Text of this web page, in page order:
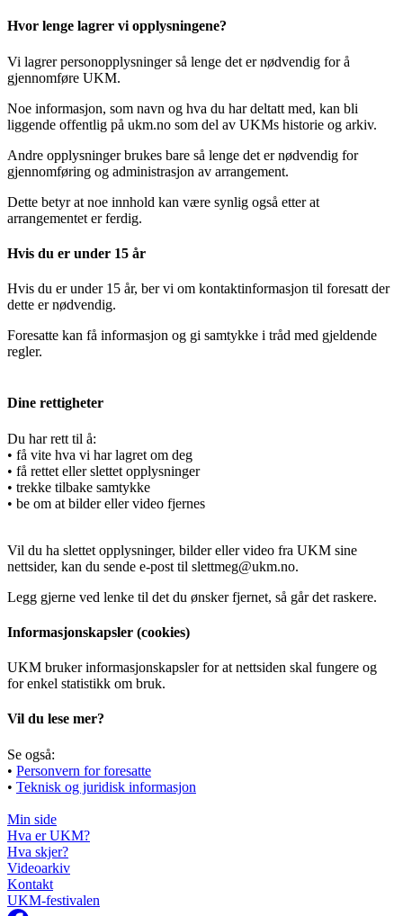
Hvor lenge lagrer vi opplysningene?​​​​‌ ‍ ​‍​‍‌‍ ‌ ​‍‌‍‍‌‌‍‌ ‌‍‍‌‌‍ ‍​‍​‍​ ‍‍​‍​‍‌ ​ ‌‍​‌‌‍ ‍‌‍‍‌‌ ‌​‌ ‍‌​‍ ‍‌‍‍‌‌‍ ​‍​‍​‍ ​​‍​‍‌‍‍​‌ ​‍‌‍‌‌‌‍‌‍​‍​‍​ ‍‍​‍​‍‌‍‍​‌ ‌​‌ ‌​‌ ​​‌ ​ ​ ‍‍​‍ ​‍ ‌ ‌‌‌‍‍ ‌‍ ‌​‍ ‍‌ ​ ‌‍​‌‌‍ ‍‌‍‍‌‌ ‌​‌ ‍‌​‍ ‍‌ ​ ‌ ‌​‌ ‌‌‌‍‌​‌‍‍‌‌‍ ​‍ ‌‍‍‌‌‍ ‍‌ ‌​‌‍‌‌‌‍ ‍‌ ‌​​‍ ‌‍‌‌‌‍‌​‌‍‍‌‌ ‌​​‍ ‌‍ ‌‌‍ ‌‍‌​‌‍‌‌​ ‌‌ ​​‌ ​‍‌‍‌‌‌ ​ ‌‍‌‌‌‍ ‍‌ ‌​‌‍​‌‌ ‌​‌‍‍‌‌‍ ‌‍ ‍​ ‍ ‌‍‍‌‌‍‌​​ ‌‌‍​‍‌‍​‌​ ‌‌​ ‍‌​ ‌‍‌‍​‌‌‍​ ​ ‌‍​‍ ‌​ ‌‍​ ‌‌​ ‌​‌‍​ ​‍ ‌​ ‌​​ ​ ​ ‌​​ ‍​​‍ ‌​ ‍‌‌‍‌‌‌‍‌‍​ ‌​​‍ ‌‌‍‌​​ ​ ​ ‍​​ ‌‌‌‍​‍‌‍‌‌‌‍​‌​ ‌‍‌‍​ ‌‍​‌​ ‌‌​ ‌​​ ‍ ‌ ‌​‌ ‍‌‌ ​​‌‍‌‌​ ‌‌ ​​‌‍​‌‌‍‌ ‌‍‌‌​ ‍ ‌ ​​‌‍​‌‌ ‌​‌‍‍​​ ‌‌ ​​‌‍​‌‌‍‌ ‌‍‌‌‌​​‍‌ ‌‌‌‍‍‌‌‍ ​‌‍‌​‌‍‌‌‌ ​‍​‍‌‌​ ‌‌‌​​‍‌‌ ‌‍‍ ‌‍‌‌‌ ‍‌​‍‌‌​ ​ ‌​‌​​‍‌‌​ ​ ‌​‌​​‍‌‌​ ​‍​ ​‍‌‍‌‌​ ​ ​ ‌​‌‍​‍‌‍​‌​ ​‍​ ​‌​ ‍​​ ‌‌​ ​​‌‍​ ​ ‌‍​‍‌‌​ ​‍​ ​‍​‍‌‌​ ‌‌‌​‌​​‍ ‍‌ ​‍‌‍‍‌‌‍​ ‌‍‍​‌‌‌​‌‍‌‌‌ ‍​‌ ‌​​‍‌‌​ ‌‌‌​​‍‌‌ ‌‍‍ ‌‍‌‌‌ ‍‌​‍‌‌​ ​ ‌​‌​​‍‌‌​ ​ ‌​‌​​‍‌‌​ ​‍​ ​‍‌‍‌​​ ​ ‌‍​‌​ ‌‍‌‍​‌​ ​‌​ ‌‍‌‍​‍​ ‍‌‌‍​‍​ ‌ ​ ‌​​‍‌‌​ ​‍​ ​‍​‍‌‌​ ‌‌‌​‌​​‍ ‍‌‍​ ‌‍‍​‌‍‍‌‌‍ ​‌‍‌​‌ ​‍‌‍‌‌‌‍ ‍​‍‌‌​ ‌‌‌​​‍‌‌ ‌‍‍ ‌‍‌‌‌ ‍‌​‍‌‌​ ​ ‌​‌​​‍‌‌​ ​ ‌​‌​​‍‌‌​ ​‍​ ​‍​ ‌‍‌‍​‍‌‍‌​​ ‌‌​ ​‌​ ​‌​ ​​​ ‍​​ ‌‍​ ‌​‌‍‌‍‌‍‌‌​‍‌‌​ ​‍​ ​‍​‍‌‌​ ‌‌‌​‌​​‍ ‍‌ ‌​‌‍‌‌‌ ‍​‌ ‌​​ ‌‍​‍‌‍​‌‌ ​ ‌‍‌‌‌‌‌‌‌ ​‍‌‍ ​​ ‌‌‍‍​‌ ‌​‌ ‌​‌ ​​‌ ​ ​‍‌‌​ ​ ‌​​‌​‍‌‌​ ​‍‌​‌‍​‍‌‌​ ​‍‌​‌‍‌ ‌‌‌‍‍ ‌‍ ‌​‍ ‍‌ ​ ‌‍​‌‌‍ ‍‌‍‍‌‌ ‌​‌ ‍‌​‍ ‍‌ ​ ‌ ‌​‌ ‌‌‌‍‌​‌‍‍‌‌‍ ​‍‌‍‌‍‍‌‌‍‌​​ ‌‌‍​‍‌‍​‌​ ‌‌​ ‍‌​ ‌‍‌‍​‌‌‍​ ​ ‌‍​‍ ‌​ ‌‍​ ‌‌​ ‌​‌‍​ ​‍ ‌​ ‌​​ ​ ​ ‌​​ ‍​​‍ ‌​ ‍‌‌‍‌‌‌‍‌‍​ ‌​​‍ ‌‌‍‌​​ ​ ​ ‍​​ ‌‌‌‍​‍‌‍‌‌‌‍​‌​ ‌‍‌‍​ ‌‍​‌​ ‌‌​ ‌​​‍‌‍‌ ‌​‌ ‍‌‌ ​​‌‍‌‌​ ‌‌ ​​‌‍​‌‌‍‌ ‌‍‌‌​‍‌‍‌ ​​‌‍​‌‌ ‌​‌‍‍​​ ‌‌ ​​‌‍​‌‌‍‌ ‌‍‌‌‌​​‍‌ ‌‌‌‍‍‌‌‍ ​‌‍‌​‌‍‌‌‌ ​‍​‍‌‌​ ‌‌‌​​‍‌‌ ‌‍‍ ‌‍‌‌‌ ‍‌​‍‌‌​ ​ ‌​‌​​‍‌‌​ ​ ‌​‌​​‍‌‌​ ​‍​ ​‍‌‍‌‌​ ​ ​ ‌​‌‍​‍‌‍​‌​ ​‍​ ​‌​ ‍​​ ‌‌​ ​​‌‍​ ​ ‌‍​‍‌‌​ ​‍​ ​‍​‍‌‌​ ‌‌‌​‌​​‍ ‍‌ ​‍‌‍‍‌‌‍​ ‌‍‍​‌‌‌​‌‍‌‌‌ ‍​‌ ‌​​‍‌‌​ ‌‌‌​​‍‌‌ ‌‍‍ ‌‍‌‌‌ ‍‌​‍‌‌​ ​ ‌​‌​​‍‌‌​ ​ ‌​‌​​‍‌‌​ ​‍​ ​‍‌‍‌​​ ​ ‌‍​‌​ ‌‍‌‍​‌​ ​‌​ ‌‍‌‍​‍​ ‍‌‌‍​‍​ ‌ ​ ‌​​‍‌‌​ ​‍​ ​‍​‍‌‌​ ‌‌‌​‌​​‍ ‍‌‍​ ‌‍‍​‌‍‍‌‌‍ ​‌‍‌​‌ ​‍‌‍‌‌‌‍ ‍​‍‌‌​ ‌‌‌​​‍‌‌ ‌‍‍ ‌‍‌‌‌ ‍‌​‍‌‌​ ​ ‌​‌​​‍‌‌​ ​ ‌​‌​​‍‌‌​ ​‍​ ​‍​ ‌‍‌‍​‍‌‍‌​​ ‌‌​ ​‌​ ​‌​ ​​​ ‍​​ ‌‍​ ‌​‌‍‌‍‌‍‌‌​‍‌‌​ ​‍​ ​‍​‍‌‌​ ‌‌‌​‌​​‍ ‍‌ ‌​‌‍‌‌‌ ‍​‌ ‌​​‍‌‍‌ ​​‌‍‌‌‌ ​‍‌ ​ ‌ ​​‌‍‌‌‌‍​ ‌ ‌​‌‍‍‌‌ ‌‍‌‍‌‌​ ‌‌ ​​‌ ‌‌‌‍​‍‌‍ ​‌‍‍‌‌ ​ ‌‍‍​‌‍‌‌‌‍‌​​‍​‍‌ ‌
Vi lagrer personopplysninger så lenge det er nødvendig for å
gjennomføre UKM.​​​​‌ ‍ ​‍​‍‌‍ ‌ ​‍‌‍‍‌‌‍‌ ‌‍‍‌‌‍ ‍​‍​‍​ ‍‍​‍​‍‌ ​ ‌‍​‌‌‍ ‍‌‍‍‌‌ ‌​‌ ‍‌​‍ ‍‌‍‍‌‌‍ ​‍​‍​‍ ​​‍​‍‌‍‍​‌ ​‍‌‍‌‌‌‍‌‍​‍​‍​ ‍‍​‍​‍‌‍‍​‌ ‌​‌ ‌​‌ ​​‌ ​ ​ ‍‍​‍ ​‍ ‌ ‌‌‌‍‍ ‌‍ ‌​‍ ‍‌ ​ ‌‍​‌‌‍ ‍‌‍‍‌‌ ‌​‌ ‍‌​‍ ‍‌ ​ ‌ ‌​‌ ‌‌‌‍‌​‌‍‍‌‌‍ ​‍ ‌‍‍‌‌‍ ‍‌ ‌​‌‍‌‌‌‍ ‍‌ ‌​​‍ ‌‍‌‌‌‍‌​‌‍‍‌‌ ‌​​‍ ‌‍ ‌‌‍ ‌‍‌​‌‍‌‌​ ‌‌ ​​‌ ​‍‌‍‌‌‌ ​ ‌‍‌‌‌‍ ‍‌ ‌​‌‍​‌‌ ‌​‌‍‍‌‌‍ ‌‍ ‍​ ‍ ‌‍‍‌‌‍‌​​ ‌‌‍​‍‌‍​‌​ ‌‌​ ‍‌​ ‌‍‌‍​‌‌‍​ ​ ‌‍​‍ ‌​ ‌‍​ ‌‌​ ‌​‌‍​ ​‍ ‌​ ‌​​ ​ ​ ‌​​ ‍​​‍ ‌​ ‍‌‌‍‌‌‌‍‌‍​ ‌​​‍ ‌‌‍‌​​ ​ ​ ‍​​ ‌‌‌‍​‍‌‍‌‌‌‍​‌​ ‌‍‌‍​ ‌‍​‌​ ‌‌​ ‌​​ ‍ ‌ ‌​‌ ‍‌‌ ​​‌‍‌‌​ ‌‌ ​​‌‍​‌‌‍‌ ‌‍‌‌​ ‍ ‌ ​​‌‍​‌‌ ‌​‌‍‍​​ ‌‌ ​​‌‍​‌‌‍‌ ‌‍‌‌‌​​‍‌ ‌‌‌‍‍‌‌‍ ​‌‍‌​‌‍‌‌‌ ​‍​‍‌‌​ ‌‌‌​​‍‌‌ ‌‍‍ ‌‍‌‌‌ ‍‌​‍‌‌​ ​ ‌​‌​​‍‌‌​ ​ ‌​‌​​‍‌‌​ ​‍​ ​‍‌‍‌‌​ ​ ​ ‌​‌‍​‍‌‍​‌​ ​‍​ ​‌​ ‍​​ ‌‌​ ​​‌‍​ ​ ‌‍​‍‌‌​ ​‍​ ​‍​‍‌‌​ ‌‌‌​‌​​‍ ‍‌ ​‍‌‍‍‌‌‍​ ‌‍‍​‌‌‌​‌‍‌‌‌ ‍​‌ ‌​​‍‌‌​ ‌‌‌​​‍‌‌ ‌‍‍ ‌‍‌‌‌ ‍‌​‍‌‌​ ​ ‌​‌​​‍‌‌​ ​ ‌​‌​​‍‌‌​ ​‍​ ​‍​ ‌ ‌‍​‌‌‍​‍‌‍‌‍​ ​‌‌‍​‍​ ‍​‌‍​ ​ ​‌​ ​ ​ ​​‌‍‌‍​‍‌‌​ ​‍​ ​‍​‍‌‌​ ‌‌‌​‌​​‍ ‍‌‍​ ‌‍‍​‌‍‍‌‌‍ ​‌‍‌​‌ ​‍‌‍‌‌‌‍ ‍​‍‌‌​ ‌‌‌​​‍‌‌ ‌‍‍ ‌‍‌‌‌ ‍‌​‍‌‌​ ​ ‌​‌​​‍‌‌​ ​ ‌​‌​​‍‌‌​ ​‍​ ​‍‌‍‌‍‌‍​‌​ ‍‌‌‍​‌​ ‌‍‌‍​‌​ ‍​‌‍​‍​ ​​‌‍​ ​ ​​‌‍‌​​‍‌‌​ ​‍​ ​‍​‍‌‌​ ‌‌‌​‌​​‍ ‍‌ ‌​‌‍‌‌‌ ‍​‌ ‌​​ ‌‍​‍‌‍​‌‌ ​ ‌‍‌‌‌‌‌‌‌ ​‍‌‍ ​​ ‌‌‍‍​‌ ‌​‌ ‌​‌ ​​‌ ​ ​‍‌‌​ ​ ‌​​‌​‍‌‌​ ​‍‌​‌‍​‍‌‌​ ​‍‌​‌‍‌ ‌‌‌‍‍ ‌‍ ‌​‍ ‍‌ ​ ‌‍​‌‌‍ ‍‌‍‍‌‌ ‌​‌ ‍‌​‍ ‍‌ ​ ‌ ‌​‌ ‌‌‌‍‌​‌‍‍‌‌‍ ​‍‌‍‌‍‍‌‌‍‌​​ ‌‌‍​‍‌‍​‌​ ‌‌​ ‍‌​ ‌‍‌‍​‌‌‍​ ​ ‌‍​‍ ‌​ ‌‍​ ‌‌​ ‌​‌‍​ ​‍ ‌​ ‌​​ ​ ​ ‌​​ ‍​​‍ ‌​ ‍‌‌‍‌‌‌‍‌‍​ ‌​​‍ ‌‌‍‌​​ ​ ​ ‍​​ ‌‌‌‍​‍‌‍‌‌‌‍​‌​ ‌‍‌‍​ ‌‍​‌​ ‌‌​ ‌​​‍‌‍‌ ‌​‌ ‍‌‌ ​​‌‍‌‌​ ‌‌ ​​‌‍​‌‌‍‌ ‌‍‌‌​‍‌‍‌ ​​‌‍​‌‌ ‌​‌‍‍​​ ‌‌ ​​‌‍​‌‌‍‌ ‌‍‌‌‌​​‍‌ ‌‌‌‍‍‌‌‍ ​‌‍‌​‌‍‌‌‌ ​‍​‍‌‌​ ‌‌‌​​‍‌‌ ‌‍‍ ‌‍‌‌‌ ‍‌​‍‌‌​ ​ ‌​‌​​‍‌‌​ ​ ‌​‌​​‍‌‌​ ​‍​ ​‍‌‍‌‌​ ​ ​ ‌​‌‍​‍‌‍​‌​ ​‍​ ​‌​ ‍​​ ‌‌​ ​​‌‍​ ​ ‌‍​‍‌‌​ ​‍​ ​‍​‍‌‌​ ‌‌‌​‌​​‍ ‍‌ ​‍‌‍‍‌‌‍​ ‌‍‍​‌‌‌​‌‍‌‌‌ ‍​‌ ‌​​‍‌‌​ ‌‌‌​​‍‌‌ ‌‍‍ ‌‍‌‌‌ ‍‌​‍‌‌​ ​ ‌​‌​​‍‌‌​ ​ ‌​‌​​‍‌‌​ ​‍​ ​‍​ ‌ ‌‍​‌‌‍​‍‌‍‌‍​ ​‌‌‍​‍​ ‍​‌‍​ ​ ​‌​ ​ ​ ​​‌‍‌‍​‍‌‌​ ​‍​ ​‍​‍‌‌​ ‌‌‌​‌​​‍ ‍‌‍​ ‌‍‍​‌‍‍‌‌‍ ​‌‍‌​‌ ​‍‌‍‌‌‌‍ ‍​‍‌‌​ ‌‌‌​​‍‌‌ ‌‍‍ ‌‍‌‌‌ ‍‌​‍‌‌​ ​ ‌​‌​​‍‌‌​ ​ ‌​‌​​‍‌‌​ ​‍​ ​‍‌‍‌‍‌‍​‌​ ‍‌‌‍​‌​ ‌‍‌‍​‌​ ‍​‌‍​‍​ ​​‌‍​ ​ ​​‌‍‌​​‍‌‌​ ​‍​ ​‍​‍‌‌​ ‌‌‌​‌​​‍ ‍‌ ‌​‌‍‌‌‌ ‍​‌ ‌​​‍‌‍‌ ​​‌‍‌‌‌ ​‍‌ ​ ‌ ​​‌‍‌‌‌‍​ ‌ ‌​‌‍‍‌‌ ‌‍‌‍‌‌​ ‌‌ ​​‌ ‌‌‌‍​‍‌‍ ​‌‍‍‌‌ ​ ‌‍‍​‌‍‌‌‌‍‌​​‍​‍‌ ‌
Noe informasjon, som navn og hva du har deltatt med, kan bli
liggende offentlig på ukm.no som del av UKMs historie og arkiv.​​​​‌ ‍ ​‍​‍‌‍ ‌ ​‍‌‍‍‌‌‍‌ ‌‍‍‌‌‍ ‍​‍​‍​ ‍‍​‍​‍‌ ​ ‌‍​‌‌‍ ‍‌‍‍‌‌ ‌​‌ ‍‌​‍ ‍‌‍‍‌‌‍ ​‍​‍​‍ ​​‍​‍‌‍‍​‌ ​‍‌‍‌‌‌‍‌‍​‍​‍​ ‍‍​‍​‍‌‍‍​‌ ‌​‌ ‌​‌ ​​‌ ​ ​ ‍‍​‍ ​‍ ‌ ‌‌‌‍‍ ‌‍ ‌​‍ ‍‌ ​ ‌‍​‌‌‍ ‍‌‍‍‌‌ ‌​‌ ‍‌​‍ ‍‌ ​ ‌ ‌​‌ ‌‌‌‍‌​‌‍‍‌‌‍ ​‍ ‌‍‍‌‌‍ ‍‌ ‌​‌‍‌‌‌‍ ‍‌ ‌​​‍ ‌‍‌‌‌‍‌​‌‍‍‌‌ ‌​​‍ ‌‍ ‌‌‍ ‌‍‌​‌‍‌‌​ ‌‌ ​​‌ ​‍‌‍‌‌‌ ​ ‌‍‌‌‌‍ ‍‌ ‌​‌‍​‌‌ ‌​‌‍‍‌‌‍ ‌‍ ‍​ ‍ ‌‍‍‌‌‍‌​​ ‌‌‍​‍‌‍​‌​ ‌‌​ ‍‌​ ‌‍‌‍​‌‌‍​ ​ ‌‍​‍ ‌​ ‌‍​ ‌‌​ ‌​‌‍​ ​‍ ‌​ ‌​​ ​ ​ ‌​​ ‍​​‍ ‌​ ‍‌‌‍‌‌‌‍‌‍​ ‌​​‍ ‌‌‍‌​​ ​ ​ ‍​​ ‌‌‌‍​‍‌‍‌‌‌‍​‌​ ‌‍‌‍​ ‌‍​‌​ ‌‌​ ‌​​ ‍ ‌ ‌​‌ ‍‌‌ ​​‌‍‌‌​ ‌‌ ​​‌‍​‌‌‍‌ ‌‍‌‌​ ‍ ‌ ​​‌‍​‌‌ ‌​‌‍‍​​ ‌‌ ​​‌‍​‌‌‍‌ ‌‍‌‌‌​​‍‌ ‌‌‌‍‍‌‌‍ ​‌‍‌​‌‍‌‌‌ ​‍​‍‌‌​ ‌‌‌​​‍‌‌ ‌‍‍ ‌‍‌‌‌ ‍‌​‍‌‌​ ​ ‌​‌​​‍‌‌​ ​ ‌​‌​​‍‌‌​ ​‍​ ​‍‌‍‌‌​ ​ ​ ‌​‌‍​‍‌‍​‌​ ​‍​ ​‌​ ‍​​ ‌‌​ ​​‌‍​ ​ ‌‍​‍‌‌​ ​‍​ ​‍​‍‌‌​ ‌‌‌​‌​​‍ ‍‌ ​‍‌‍‍‌‌‍​ ‌‍‍​‌‌‌​‌‍‌‌‌ ‍​‌ ‌​​‍‌‌​ ‌‌‌​​‍‌‌ ‌‍‍ ‌‍‌‌‌ ‍‌​‍‌‌​ ​ ‌​‌​​‍‌‌​ ​ ‌​‌​​‍‌‌​ ​‍​ ​‍‌‍​ ​ ‍​‌‍​‍‌‍‌​‌‍​ ‌‍​ ​ ​ ‌‍​‌​ ‌​‌‍‌​​ ‍​‌‍‌‌​‍‌‌​ ​‍​ ​‍​‍‌‌​ ‌‌‌​‌​​‍ ‍‌‍​ ‌‍‍​‌‍‍‌‌‍ ​‌‍‌​‌ ​‍‌‍‌‌‌‍ ‍​‍‌‌​ ‌‌‌​​‍‌‌ ‌‍‍ ‌‍‌‌‌ ‍‌​‍‌‌​ ​ ‌​‌​​‍‌‌​ ​ ‌​‌​​‍‌‌​ ​‍​ ​‍​ ‌ ‌‍‌​​ ​​​ ‌ ​ ​​​ ‌‌​ ​​​ ‍​​ ‍‌​ ‌ ‌‍‌‌​ ‌‌​‍‌‌​ ​‍​ ​‍​‍‌‌​ ‌‌‌​‌​​‍ ‍‌ ‌​‌‍‌‌‌ ‍​‌ ‌​​ ‌‍​‍‌‍​‌‌ ​ ‌‍‌‌‌‌‌‌‌ ​‍‌‍ ​​ ‌‌‍‍​‌ ‌​‌ ‌​‌ ​​‌ ​ ​‍‌‌​ ​ ‌​​‌​‍‌‌​ ​‍‌​‌‍​‍‌‌​ ​‍‌​‌‍‌ ‌‌‌‍‍ ‌‍ ‌​‍ ‍‌ ​ ‌‍​‌‌‍ ‍‌‍‍‌‌ ‌​‌ ‍‌​‍ ‍‌ ​ ‌ ‌​‌ ‌‌‌‍‌​‌‍‍‌‌‍ ​‍‌‍‌‍‍‌‌‍‌​​ ‌‌‍​‍‌‍​‌​ ‌‌​ ‍‌​ ‌‍‌‍​‌‌‍​ ​ ‌‍​‍ ‌​ ‌‍​ ‌‌​ ‌​‌‍​ ​‍ ‌​ ‌​​ ​ ​ ‌​​ ‍​​‍ ‌​ ‍‌‌‍‌‌‌‍‌‍​ ‌​​‍ ‌‌‍‌​​ ​ ​ ‍​​ ‌‌‌‍​‍‌‍‌‌‌‍​‌​ ‌‍‌‍​ ‌‍​‌​ ‌‌​ ‌​​‍‌‍‌ ‌​‌ ‍‌‌ ​​‌‍‌‌​ ‌‌ ​​‌‍​‌‌‍‌ ‌‍‌‌​‍‌‍‌ ​​‌‍​‌‌ ‌​‌‍‍​​ ‌‌ ​​‌‍​‌‌‍‌ ‌‍‌‌‌​​‍‌ ‌‌‌‍‍‌‌‍ ​‌‍‌​‌‍‌‌‌ ​‍​‍‌‌​ ‌‌‌​​‍‌‌ ‌‍‍ ‌‍‌‌‌ ‍‌​‍‌‌​ ​ ‌​‌​​‍‌‌​ ​ ‌​‌​​‍‌‌​ ​‍​ ​‍‌‍‌‌​ ​ ​ ‌​‌‍​‍‌‍​‌​ ​‍​ ​‌​ ‍​​ ‌‌​ ​​‌‍​ ​ ‌‍​‍‌‌​ ​‍​ ​‍​‍‌‌​ ‌‌‌​‌​​‍ ‍‌ ​‍‌‍‍‌‌‍​ ‌‍‍​‌‌‌​‌‍‌‌‌ ‍​‌ ‌​​‍‌‌​ ‌‌‌​​‍‌‌ ‌‍‍ ‌‍‌‌‌ ‍‌​‍‌‌​ ​ ‌​‌​​‍‌‌​ ​ ‌​‌​​‍‌‌​ ​‍​ ​‍‌‍​ ​ ‍​‌‍​‍‌‍‌​‌‍​ ‌‍​ ​ ​ ‌‍​‌​ ‌​‌‍‌​​ ‍​‌‍‌‌​‍‌‌​ ​‍​ ​‍​‍‌‌​ ‌‌‌​‌​​‍ ‍‌‍​ ‌‍‍​‌‍‍‌‌‍ ​‌‍‌​‌ ​‍‌‍‌‌‌‍ ‍​‍‌‌​ ‌‌‌​​‍‌‌ ‌‍‍ ‌‍‌‌‌ ‍‌​‍‌‌​ ​ ‌​‌​​‍‌‌​ ​ ‌​‌​​‍‌‌​ ​‍​ ​‍​ ‌ ‌‍‌​​ ​​​ ‌ ​ ​​​ ‌‌​ ​​​ ‍​​ ‍‌​ ‌ ‌‍‌‌​ ‌‌​‍‌‌​ ​‍​ ​‍​‍‌‌​ ‌‌‌​‌​​‍ ‍‌ ‌​‌‍‌‌‌ ‍​‌ ‌​​‍‌‍‌ ​​‌‍‌‌‌ ​‍‌ ​ ‌ ​​‌‍‌‌‌‍​ ‌ ‌​‌‍‍‌‌ ‌‍‌‍‌‌​ ‌‌ ​​‌ ‌‌‌‍​‍‌‍ ​‌‍‍‌‌ ​ ‌‍‍​‌‍‌‌‌‍‌​​‍​‍‌ ‌
Andre opplysninger brukes bare så lenge det er nødvendig for
gjennomføring og administrasjon av arrangement.​​​​‌ ‍ ​‍​‍‌‍ ‌ ​‍‌‍‍‌‌‍‌ ‌‍‍‌‌‍ ‍​‍​‍​ ‍‍​‍​‍‌ ​ ‌‍​‌‌‍ ‍‌‍‍‌‌ ‌​‌ ‍‌​‍ ‍‌‍‍‌‌‍ ​‍​‍​‍ ​​‍​‍‌‍‍​‌ ​‍‌‍‌‌‌‍‌‍​‍​‍​ ‍‍​‍​‍‌‍‍​‌ ‌​‌ ‌​‌ ​​‌ ​ ​ ‍‍​‍ ​‍ ‌ ‌‌‌‍‍ ‌‍ ‌​‍ ‍‌ ​ ‌‍​‌‌‍ ‍‌‍‍‌‌ ‌​‌ ‍‌​‍ ‍‌ ​ ‌ ‌​‌ ‌‌‌‍‌​‌‍‍‌‌‍ ​‍ ‌‍‍‌‌‍ ‍‌ ‌​‌‍‌‌‌‍ ‍‌ ‌​​‍ ‌‍‌‌‌‍‌​‌‍‍‌‌ ‌​​‍ ‌‍ ‌‌‍ ‌‍‌​‌‍‌‌​ ‌‌ ​​‌ ​‍‌‍‌‌‌ ​ ‌‍‌‌‌‍ ‍‌ ‌​‌‍​‌‌ ‌​‌‍‍‌‌‍ ‌‍ ‍​ ‍ ‌‍‍‌‌‍‌​​ ‌‌‍​‍‌‍​‌​ ‌‌​ ‍‌​ ‌‍‌‍​‌‌‍​ ​ ‌‍​‍ ‌​ ‌‍​ ‌‌​ ‌​‌‍​ ​‍ ‌​ ‌​​ ​ ​ ‌​​ ‍​​‍ ‌​ ‍‌‌‍‌‌‌‍‌‍​ ‌​​‍ ‌‌‍‌​​ ​ ​ ‍​​ ‌‌‌‍​‍‌‍‌‌‌‍​‌​ ‌‍‌‍​ ‌‍​‌​ ‌‌​ ‌​​ ‍ ‌ ‌​‌ ‍‌‌ ​​‌‍‌‌​ ‌‌ ​​‌‍​‌‌‍‌ ‌‍‌‌​ ‍ ‌ ​​‌‍​‌‌ ‌​‌‍‍​​ ‌‌ ​​‌‍​‌‌‍‌ ‌‍‌‌‌​​‍‌ ‌‌‌‍‍‌‌‍ ​‌‍‌​‌‍‌‌‌ ​‍​‍‌‌​ ‌‌‌​​‍‌‌ ‌‍‍ ‌‍‌‌‌ ‍‌​‍‌‌​ ​ ‌​‌​​‍‌‌​ ​ ‌​‌​​‍‌‌​ ​‍​ ​‍‌‍‌‌​ ​ ​ ‌​‌‍​‍‌‍​‌​ ​‍​ ​‌​ ‍​​ ‌‌​ ​​‌‍​ ​ ‌‍​‍‌‌​ ​‍​ ​‍​‍‌‌​ ‌‌‌​‌​​‍ ‍‌ ​‍‌‍‍‌‌‍​ ‌‍‍​‌‌‌​‌‍‌‌‌ ‍​‌ ‌​​‍‌‌​ ‌‌‌​​‍‌‌ ‌‍‍ ‌‍‌‌‌ ‍‌​‍‌‌​ ​ ‌​‌​​‍‌‌​ ​ ‌​‌​​‍‌‌​ ​‍​ ​‍​ ​‍​ ‌‍​ ‌‍‌‍​ ​ ​​‌‍​‍​ ​ ​ ‍‌​ ‍‌​ ‌‌‌‍​ ‌‍​‌​‍‌‌​ ​‍​ ​‍​‍‌‌​ ‌‌‌​‌​​‍ ‍‌‍​ ‌‍‍​‌‍‍‌‌‍ ​‌‍‌​‌ ​‍‌‍‌‌‌‍ ‍​‍‌‌​ ‌‌‌​​‍‌‌ ‌‍‍ ‌‍‌‌‌ ‍‌​‍‌‌​ ​ ‌​‌​​‍‌‌​ ​ ‌​‌​​‍‌‌​ ​‍​ ​‍‌‍​‌​ ‍‌‌‍‌‌​ ‍​‌‍‌‍​ ‍‌‌‍‌‌​ ​ ‌‍‌‌​ ​‍​ ‍​‌‍‌‍​‍‌‌​ ​‍​ ​‍​‍‌‌​ ‌‌‌​‌​​‍ ‍‌ ‌​‌‍‌‌‌ ‍​‌ ‌​​ ‌‍​‍‌‍​‌‌ ​ ‌‍‌‌‌‌‌‌‌ ​‍‌‍ ​​ ‌‌‍‍​‌ ‌​‌ ‌​‌ ​​‌ ​ ​‍‌‌​ ​ ‌​​‌​‍‌‌​ ​‍‌​‌‍​‍‌‌​ ​‍‌​‌‍‌ ‌‌‌‍‍ ‌‍ ‌​‍ ‍‌ ​ ‌‍​‌‌‍ ‍‌‍‍‌‌ ‌​‌ ‍‌​‍ ‍‌ ​ ‌ ‌​‌ ‌‌‌‍‌​‌‍‍‌‌‍ ​‍‌‍‌‍‍‌‌‍‌​​ ‌‌‍​‍‌‍​‌​ ‌‌​ ‍‌​ ‌‍‌‍​‌‌‍​ ​ ‌‍​‍ ‌​ ‌‍​ ‌‌​ ‌​‌‍​ ​‍ ‌​ ‌​​ ​ ​ ‌​​ ‍​​‍ ‌​ ‍‌‌‍‌‌‌‍‌‍​ ‌​​‍ ‌‌‍‌​​ ​ ​ ‍​​ ‌‌‌‍​‍‌‍‌‌‌‍​‌​ ‌‍‌‍​ ‌‍​‌​ ‌‌​ ‌​​‍‌‍‌ ‌​‌ ‍‌‌ ​​‌‍‌‌​ ‌‌ ​​‌‍​‌‌‍‌ ‌‍‌‌​‍‌‍‌ ​​‌‍​‌‌ ‌​‌‍‍​​ ‌‌ ​​‌‍​‌‌‍‌ ‌‍‌‌‌​​‍‌ ‌‌‌‍‍‌‌‍ ​‌‍‌​‌‍‌‌‌ ​‍​‍‌‌​ ‌‌‌​​‍‌‌ ‌‍‍ ‌‍‌‌‌ ‍‌​‍‌‌​ ​ ‌​‌​​‍‌‌​ ​ ‌​‌​​‍‌‌​ ​‍​ ​‍‌‍‌‌​ ​ ​ ‌​‌‍​‍‌‍​‌​ ​‍​ ​‌​ ‍​​ ‌‌​ ​​‌‍​ ​ ‌‍​‍‌‌​ ​‍​ ​‍​‍‌‌​ ‌‌‌​‌​​‍ ‍‌ ​‍‌‍‍‌‌‍​ ‌‍‍​‌‌‌​‌‍‌‌‌ ‍​‌ ‌​​‍‌‌​ ‌‌‌​​‍‌‌ ‌‍‍ ‌‍‌‌‌ ‍‌​‍‌‌​ ​ ‌​‌​​‍‌‌​ ​ ‌​‌​​‍‌‌​ ​‍​ ​‍​ ​‍​ ‌‍​ ‌‍‌‍​ ​ ​​‌‍​‍​ ​ ​ ‍‌​ ‍‌​ ‌‌‌‍​ ‌‍​‌​‍‌‌​ ​‍​ ​‍​‍‌‌​ ‌‌‌​‌​​‍ ‍‌‍​ ‌‍‍​‌‍‍‌‌‍ ​‌‍‌​‌ ​‍‌‍‌‌‌‍ ‍​‍‌‌​ ‌‌‌​​‍‌‌ ‌‍‍ ‌‍‌‌‌ ‍‌​‍‌‌​ ​ ‌​‌​​‍‌‌​ ​ ‌​‌​​‍‌‌​ ​‍​ ​‍‌‍​‌​ ‍‌‌‍‌‌​ ‍​‌‍‌‍​ ‍‌‌‍‌‌​ ​ ‌‍‌‌​ ​‍​ ‍​‌‍‌‍​‍‌‌​ ​‍​ ​‍​‍‌‌​ ‌‌‌​‌​​‍ ‍‌ ‌​‌‍‌‌‌ ‍​‌ ‌​​‍‌‍‌ ​​‌‍‌‌‌ ​‍‌ ​ ‌ ​​‌‍‌‌‌‍​ ‌ ‌​‌‍‍‌‌ ‌‍‌‍‌‌​ ‌‌ ​​‌ ‌‌‌‍​‍‌‍ ​‌‍‍‌‌ ​ ‌‍‍​‌‍‌‌‌‍‌​​‍​‍‌ ‌
Dette betyr at noe innhold kan være synlig også etter at
arrangementet er ferdig.​​​​‌ ‍ ​‍​‍‌‍ ‌ ​‍‌‍‍‌‌‍‌ ‌‍‍‌‌‍ ‍​‍​‍​ ‍‍​‍​‍‌ ​ ‌‍​‌‌‍ ‍‌‍‍‌‌ ‌​‌ ‍‌​‍ ‍‌‍‍‌‌‍ ​‍​‍​‍ ​​‍​‍‌‍‍​‌ ​‍‌‍‌‌‌‍‌‍​‍​‍​ ‍‍​‍​‍‌‍‍​‌ ‌​‌ ‌​‌ ​​‌ ​ ​ ‍‍​‍ ​‍ ‌ ‌‌‌‍‍ ‌‍ ‌​‍ ‍‌ ​ ‌‍​‌‌‍ ‍‌‍‍‌‌ ‌​‌ ‍‌​‍ ‍‌ ​ ‌ ‌​‌ ‌‌‌‍‌​‌‍‍‌‌‍ ​‍ ‌‍‍‌‌‍ ‍‌ ‌​‌‍‌‌‌‍ ‍‌ ‌​​‍ ‌‍‌‌‌‍‌​‌‍‍‌‌ ‌​​‍ ‌‍ ‌‌‍ ‌‍‌​‌‍‌‌​ ‌‌ ​​‌ ​‍‌‍‌‌‌ ​ ‌‍‌‌‌‍ ‍‌ ‌​‌‍​‌‌ ‌​‌‍‍‌‌‍ ‌‍ ‍​ ‍ ‌‍‍‌‌‍‌​​ ‌‌‍​‍‌‍​‌​ ‌‌​ ‍‌​ ‌‍‌‍​‌‌‍​ ​ ‌‍​‍ ‌​ ‌‍​ ‌‌​ ‌​‌‍​ ​‍ ‌​ ‌​​ ​ ​ ‌​​ ‍​​‍ ‌​ ‍‌‌‍‌‌‌‍‌‍​ ‌​​‍ ‌‌‍‌​​ ​ ​ ‍​​ ‌‌‌‍​‍‌‍‌‌‌‍​‌​ ‌‍‌‍​ ‌‍​‌​ ‌‌​ ‌​​ ‍ ‌ ‌​‌ ‍‌‌ ​​‌‍‌‌​ ‌‌ ​​‌‍​‌‌‍‌ ‌‍‌‌​ ‍ ‌ ​​‌‍​‌‌ ‌​‌‍‍​​ ‌‌ ​​‌‍​‌‌‍‌ ‌‍‌‌‌​​‍‌ ‌‌‌‍‍‌‌‍ ​‌‍‌​‌‍‌‌‌ ​‍​‍‌‌​ ‌‌‌​​‍‌‌ ‌‍‍ ‌‍‌‌‌ ‍‌​‍‌‌​ ​ ‌​‌​​‍‌‌​ ​ ‌​‌​​‍‌‌​ ​‍​ ​‍‌‍‌‌​ ​ ​ ‌​‌‍​‍‌‍​‌​ ​‍​ ​‌​ ‍​​ ‌‌​ ​​‌‍​ ​ ‌‍​‍‌‌​ ​‍​ ​‍​‍‌‌​ ‌‌‌​‌​​‍ ‍‌ ​‍‌‍‍‌‌‍​ ‌‍‍​‌‌‌​‌‍‌‌‌ ‍​‌ ‌​​‍‌‌​ ‌‌‌​​‍‌‌ ‌‍‍ ‌‍‌‌‌ ‍‌​‍‌‌​ ​ ‌​‌​​‍‌‌​ ​ ‌​‌​​‍‌‌​ ​‍​ ​‍​ ‌‌​ ‌​​ ​‌​ ‌‍​ ​​‌‍‌‍‌‍‌​‌‍‌‍‌‍‌‌​ ‌ ‌‍​‍​ ‍​​‍‌‌​ ​‍​ ​‍​‍‌‌​ ‌‌‌​‌​​‍ ‍‌‍​ ‌‍‍​‌‍‍‌‌‍ ​‌‍‌​‌ ​‍‌‍‌‌‌‍ ‍​‍‌‌​ ‌‌‌​​‍‌‌ ‌‍‍ ‌‍‌‌‌ ‍‌​‍‌‌​ ​ ‌​‌​​‍‌‌​ ​ ‌​‌​​‍‌‌​ ​‍​ ​‍‌‍‌‌​ ‌‍‌‍‌‍​ ‌ ​ ‌​​ ​‌​ ‌‌​ ​‌‌‍​‌‌‍​‍​ ‌ ​ ‍‌​‍‌‌​ ​‍​ ​‍​‍‌‌​ ‌‌‌​‌​​‍ ‍‌ ‌​‌‍‌‌‌ ‍​‌ ‌​​ ‌‍​‍‌‍​‌‌ ​ ‌‍‌‌‌‌‌‌‌ ​‍‌‍ ​​ ‌‌‍‍​‌ ‌​‌ ‌​‌ ​​‌ ​ ​‍‌‌​ ​ ‌​​‌​‍‌‌​ ​‍‌​‌‍​‍‌‌​ ​‍‌​‌‍‌ ‌‌‌‍‍ ‌‍ ‌​‍ ‍‌ ​ ‌‍​‌‌‍ ‍‌‍‍‌‌ ‌​‌ ‍‌​‍ ‍‌ ​ ‌ ‌​‌ ‌‌‌‍‌​‌‍‍‌‌‍ ​‍‌‍‌‍‍‌‌‍‌​​ ‌‌‍​‍‌‍​‌​ ‌‌​ ‍‌​ ‌‍‌‍​‌‌‍​ ​ ‌‍​‍ ‌​ ‌‍​ ‌‌​ ‌​‌‍​ ​‍ ‌​ ‌​​ ​ ​ ‌​​ ‍​​‍ ‌​ ‍‌‌‍‌‌‌‍‌‍​ ‌​​‍ ‌‌‍‌​​ ​ ​ ‍​​ ‌‌‌‍​‍‌‍‌‌‌‍​‌​ ‌‍‌‍​ ‌‍​‌​ ‌‌​ ‌​​‍‌‍‌ ‌​‌ ‍‌‌ ​​‌‍‌‌​ ‌‌ ​​‌‍​‌‌‍‌ ‌‍‌‌​‍‌‍‌ ​​‌‍​‌‌ ‌​‌‍‍​​ ‌‌ ​​‌‍​‌‌‍‌ ‌‍‌‌‌​​‍‌ ‌‌‌‍‍‌‌‍ ​‌‍‌​‌‍‌‌‌ ​‍​‍‌‌​ ‌‌‌​​‍‌‌ ‌‍‍ ‌‍‌‌‌ ‍‌​‍‌‌​ ​ ‌​‌​​‍‌‌​ ​ ‌​‌​​‍‌‌​ ​‍​ ​‍‌‍‌‌​ ​ ​ ‌​‌‍​‍‌‍​‌​ ​‍​ ​‌​ ‍​​ ‌‌​ ​​‌‍​ ​ ‌‍​‍‌‌​ ​‍​ ​‍​‍‌‌​ ‌‌‌​‌​​‍ ‍‌ ​‍‌‍‍‌‌‍​ ‌‍‍​‌‌‌​‌‍‌‌‌ ‍​‌ ‌​​‍‌‌​ ‌‌‌​​‍‌‌ ‌‍‍ ‌‍‌‌‌ ‍‌​‍‌‌​ ​ ‌​‌​​‍‌‌​ ​ ‌​‌​​‍‌‌​ ​‍​ ​‍​ ‌‌​ ‌​​ ​‌​ ‌‍​ ​​‌‍‌‍‌‍‌​‌‍‌‍‌‍‌‌​ ‌ ‌‍​‍​ ‍​​‍‌‌​ ​‍​ ​‍​‍‌‌​ ‌‌‌​‌​​‍ ‍‌‍​ ‌‍‍​‌‍‍‌‌‍ ​‌‍‌​‌ ​‍‌‍‌‌‌‍ ‍​‍‌‌​ ‌‌‌​​‍‌‌ ‌‍‍ ‌‍‌‌‌ ‍‌​‍‌‌​ ​ ‌​‌​​‍‌‌​ ​ ‌​‌​​‍‌‌​ ​‍​ ​‍‌‍‌‌​ ‌‍‌‍‌‍​ ‌ ​ ‌​​ ​‌​ ‌‌​ ​‌‌‍​‌‌‍​‍​ ‌ ​ ‍‌​‍‌‌​ ​‍​ ​‍​‍‌‌​ ‌‌‌​‌​​‍ ‍‌ ‌​‌‍‌‌‌ ‍​‌ ‌​​‍‌‍‌ ​​‌‍‌‌‌ ​‍‌ ​ ‌ ​​‌‍‌‌‌‍​ ‌ ‌​‌‍‍‌‌ ‌‍‌‍‌‌​ ‌‌ ​​‌ ‌‌‌‍​‍‌‍ ​‌‍‍‌‌ ​ ‌‍‍​‌‍‌‌‌‍‌​​‍​‍‌ ‌
Hvis du er under 15 år​​​​‌ ‍ ​‍​‍‌‍ ‌ ​‍‌‍‍‌‌‍‌ ‌‍‍‌‌‍ ‍​‍​‍​ ‍‍​‍​‍‌ ​ ‌‍​‌‌‍ ‍‌‍‍‌‌ ‌​‌ ‍‌​‍ ‍‌‍‍‌‌‍ ​‍​‍​‍ ​​‍​‍‌‍‍​‌ ​‍‌‍‌‌‌‍‌‍​‍​‍​ ‍‍​‍​‍‌‍‍​‌ ‌​‌ ‌​‌ ​​‌ ​ ​ ‍‍​‍ ​‍ ‌ ‌‌‌‍‍ ‌‍ ‌​‍ ‍‌ ​ ‌‍​‌‌‍ ‍‌‍‍‌‌ ‌​‌ ‍‌​‍ ‍‌ ​ ‌ ‌​‌ ‌‌‌‍‌​‌‍‍‌‌‍ ​‍ ‌‍‍‌‌‍ ‍‌ ‌​‌‍‌‌‌‍ ‍‌ ‌​​‍ ‌‍‌‌‌‍‌​‌‍‍‌‌ ‌​​‍ ‌‍ ‌‌‍ ‌‍‌​‌‍‌‌​ ‌‌ ​​‌ ​‍‌‍‌‌‌ ​ ‌‍‌‌‌‍ ‍‌ ‌​‌‍​‌‌ ‌​‌‍‍‌‌‍ ‌‍ ‍​ ‍ ‌‍‍‌‌‍‌​​ ‌‌‍​‍‌‍​‌​ ‌‌​ ‍‌​ ‌‍‌‍​‌‌‍​ ​ ‌‍​‍ ‌​ ‌‍​ ‌‌​ ‌​‌‍​ ​‍ ‌​ ‌​​ ​ ​ ‌​​ ‍​​‍ ‌​ ‍‌‌‍‌‌‌‍‌‍​ ‌​​‍ ‌‌‍‌​​ ​ ​ ‍​​ ‌‌‌‍​‍‌‍‌‌‌‍​‌​ ‌‍‌‍​ ‌‍​‌​ ‌‌​ ‌​​ ‍ ‌ ‌​‌ ‍‌‌ ​​‌‍‌‌​ ‌‌ ​​‌‍​‌‌‍‌ ‌‍‌‌​ ‍ ‌ ​​‌‍​‌‌ ‌​‌‍‍​​ ‌‌ ​​‌‍​‌‌‍‌ ‌‍‌‌‌​​‍‌ ‌‌‌‍‍‌‌‍ ​‌‍‌​‌‍‌‌‌ ​‍​‍‌‌​ ‌‌‌​​‍‌‌ ‌‍‍ ‌‍‌‌‌ ‍‌​‍‌‌​ ​ ‌​‌​​‍‌‌​ ​ ‌​‌​​‍‌‌​ ​‍​ ​‍​ ​ ​ ‌‌​ ​‍​ ‌ ​ ‌‌​ ​‍​ ​‌‌‍‌‌​ ‌​‌‍​ ‌‍​‌​ ‍​​‍‌‌​ ​‍​ ​‍​‍‌‌​ ‌‌‌​‌​​‍ ‍‌ ​‍‌‍‍‌‌‍​ ‌‍‍​‌‌‌​‌‍‌‌‌ ‍​‌ ‌​​‍‌‌​ ‌‌‌​​‍‌‌ ‌‍‍ ‌‍‌‌‌ ‍‌​‍‌‌​ ​ ‌​‌​​‍‌‌​ ​ ‌​‌​​‍‌‌​ ​‍​ ​‍‌‍‌​​ ​ ​ ‌ ‌‍‌‌​ ‌‍‌‍​ ​ ‌‌​ ‌‍​ ‍​​ ‍‌​ ‌ ‌‍‌‌​‍‌‌​ ​‍​ ​‍​‍‌‌​ ‌‌‌​‌​​‍ ‍‌‍​ ‌‍‍​‌‍‍‌‌‍ ​‌‍‌​‌ ​‍‌‍‌‌‌‍ ‍​‍‌‌​ ‌‌‌​​‍‌‌ ‌‍‍ ‌‍‌‌‌ ‍‌​‍‌‌​ ​ ‌​‌​​‍‌‌​ ​ ‌​‌​​‍‌‌​ ​‍​ ​‍​ ‍​​ ‌​​ ​​​ ​ ​ ​ ‌‍​‍​ ‌‍‌‍‌​‌‍‌‍‌‍‌‍​ ‌‍​ ‍‌​‍‌‌​ ​‍​ ​‍​‍‌‌​ ‌‌‌​‌​​‍ ‍‌ ‌​‌‍‌‌‌ ‍​‌ ‌​​ ‌‍​‍‌‍​‌‌ ​ ‌‍‌‌‌‌‌‌‌ ​‍‌‍ ​​ ‌‌‍‍​‌ ‌​‌ ‌​‌ ​​‌ ​ ​‍‌‌​ ​ ‌​​‌​‍‌‌​ ​‍‌​‌‍​‍‌‌​ ​‍‌​‌‍‌ ‌‌‌‍‍ ‌‍ ‌​‍ ‍‌ ​ ‌‍​‌‌‍ ‍‌‍‍‌‌ ‌​‌ ‍‌​‍ ‍‌ ​ ‌ ‌​‌ ‌‌‌‍‌​‌‍‍‌‌‍ ​‍‌‍‌‍‍‌‌‍‌​​ ‌‌‍​‍‌‍​‌​ ‌‌​ ‍‌​ ‌‍‌‍​‌‌‍​ ​ ‌‍​‍ ‌​ ‌‍​ ‌‌​ ‌​‌‍​ ​‍ ‌​ ‌​​ ​ ​ ‌​​ ‍​​‍ ‌​ ‍‌‌‍‌‌‌‍‌‍​ ‌​​‍ ‌‌‍‌​​ ​ ​ ‍​​ ‌‌‌‍​‍‌‍‌‌‌‍​‌​ ‌‍‌‍​ ‌‍​‌​ ‌‌​ ‌​​‍‌‍‌ ‌​‌ ‍‌‌ ​​‌‍‌‌​ ‌‌ ​​‌‍​‌‌‍‌ ‌‍‌‌​‍‌‍‌ ​​‌‍​‌‌ ‌​‌‍‍​​ ‌‌ ​​‌‍​‌‌‍‌ ‌‍‌‌‌​​‍‌ ‌‌‌‍‍‌‌‍ ​‌‍‌​‌‍‌‌‌ ​‍​‍‌‌​ ‌‌‌​​‍‌‌ ‌‍‍ ‌‍‌‌‌ ‍‌​‍‌‌​ ​ ‌​‌​​‍‌‌​ ​ ‌​‌​​‍‌‌​ ​‍​ ​‍​ ​ ​ ‌‌​ ​‍​ ‌ ​ ‌‌​ ​‍​ ​‌‌‍‌‌​ ‌​‌‍​ ‌‍​‌​ ‍​​‍‌‌​ ​‍​ ​‍​‍‌‌​ ‌‌‌​‌​​‍ ‍‌ ​‍‌‍‍‌‌‍​ ‌‍‍​‌‌‌​‌‍‌‌‌ ‍​‌ ‌​​‍‌‌​ ‌‌‌​​‍‌‌ ‌‍‍ ‌‍‌‌‌ ‍‌​‍‌‌​ ​ ‌​‌​​‍‌‌​ ​ ‌​‌​​‍‌‌​ ​‍​ ​‍‌‍‌​​ ​ ​ ‌ ‌‍‌‌​ ‌‍‌‍​ ​ ‌‌​ ‌‍​ ‍​​ ‍‌​ ‌ ‌‍‌‌​‍‌‌​ ​‍​ ​‍​‍‌‌​ ‌‌‌​‌​​‍ ‍‌‍​ ‌‍‍​‌‍‍‌‌‍ ​‌‍‌​‌ ​‍‌‍‌‌‌‍ ‍​‍‌‌​ ‌‌‌​​‍‌‌ ‌‍‍ ‌‍‌‌‌ ‍‌​‍‌‌​ ​ ‌​‌​​‍‌‌​ ​ ‌​‌​​‍‌‌​ ​‍​ ​‍​ ‍​​ ‌​​ ​​​ ​ ​ ​ ‌‍​‍​ ‌‍‌‍‌​‌‍‌‍‌‍‌‍​ ‌‍​ ‍‌​‍‌‌​ ​‍​ ​‍​‍‌‌​ ‌‌‌​‌​​‍ ‍‌ ‌​‌‍‌‌‌ ‍​‌ ‌​​‍‌‍‌ ​​‌‍‌‌‌ ​‍‌ ​ ‌ ​​‌‍‌‌‌‍​ ‌ ‌​‌‍‍‌‌ ‌‍‌‍‌‌​ ‌‌ ​​‌ ‌‌‌‍​‍‌‍ ​‌‍‍‌‌ ​ ‌‍‍​‌‍‌‌‌‍‌​​‍​‍‌ ‌
Hvis du er under 15 år, ber vi om kontaktinformasjon til foresatt der
dette er nødvendig.​​​​‌ ‍ ​‍​‍‌‍ ‌ ​‍‌‍‍‌‌‍‌ ‌‍‍‌‌‍ ‍​‍​‍​ ‍‍​‍​‍‌ ​ ‌‍​‌‌‍ ‍‌‍‍‌‌ ‌​‌ ‍‌​‍ ‍‌‍‍‌‌‍ ​‍​‍​‍ ​​‍​‍‌‍‍​‌ ​‍‌‍‌‌‌‍‌‍​‍​‍​ ‍‍​‍​‍‌‍‍​‌ ‌​‌ ‌​‌ ​​‌ ​ ​ ‍‍​‍ ​‍ ‌ ‌‌‌‍‍ ‌‍ ‌​‍ ‍‌ ​ ‌‍​‌‌‍ ‍‌‍‍‌‌ ‌​‌ ‍‌​‍ ‍‌ ​ ‌ ‌​‌ ‌‌‌‍‌​‌‍‍‌‌‍ ​‍ ‌‍‍‌‌‍ ‍‌ ‌​‌‍‌‌‌‍ ‍‌ ‌​​‍ ‌‍‌‌‌‍‌​‌‍‍‌‌ ‌​​‍ ‌‍ ‌‌‍ ‌‍‌​‌‍‌‌​ ‌‌ ​​‌ ​‍‌‍‌‌‌ ​ ‌‍‌‌‌‍ ‍‌ ‌​‌‍​‌‌ ‌​‌‍‍‌‌‍ ‌‍ ‍​ ‍ ‌‍‍‌‌‍‌​​ ‌‌‍​‍‌‍​‌​ ‌‌​ ‍‌​ ‌‍‌‍​‌‌‍​ ​ ‌‍​‍ ‌​ ‌‍​ ‌‌​ ‌​‌‍​ ​‍ ‌​ ‌​​ ​ ​ ‌​​ ‍​​‍ ‌​ ‍‌‌‍‌‌‌‍‌‍​ ‌​​‍ ‌‌‍‌​​ ​ ​ ‍​​ ‌‌‌‍​‍‌‍‌‌‌‍​‌​ ‌‍‌‍​ ‌‍​‌​ ‌‌​ ‌​​ ‍ ‌ ‌​‌ ‍‌‌ ​​‌‍‌‌​ ‌‌ ​​‌‍​‌‌‍‌ ‌‍‌‌​ ‍ ‌ ​​‌‍​‌‌ ‌​‌‍‍​​ ‌‌ ​​‌‍​‌‌‍‌ ‌‍‌‌‌​​‍‌ ‌‌‌‍‍‌‌‍ ​‌‍‌​‌‍‌‌‌ ​‍​‍‌‌​ ‌‌‌​​‍‌‌ ‌‍‍ ‌‍‌‌‌ ‍‌​‍‌‌​ ​ ‌​‌​​‍‌‌​ ​ ‌​‌​​‍‌‌​ ​‍​ ​‍​ ​ ​ ‌‌​ ​‍​ ‌ ​ ‌‌​ ​‍​ ​‌‌‍‌‌​ ‌​‌‍​ ‌‍​‌​ ‍​​‍‌‌​ ​‍​ ​‍​‍‌‌​ ‌‌‌​‌​​‍ ‍‌ ​‍‌‍‍‌‌‍​ ‌‍‍​‌‌‌​‌‍‌‌‌ ‍​‌ ‌​​‍‌‌​ ‌‌‌​​‍‌‌ ‌‍‍ ‌‍‌‌‌ ‍‌​‍‌‌​ ​ ‌​‌​​‍‌‌​ ​ ‌​‌​​‍‌‌​ ​‍​ ​‍‌‍‌​​ ​​​ ‌ ‌‍​‌‌‍​‌​ ‌​​ ‌‌‌‍​‌​ ‍‌​ ​‌​ ​‌‌‍​‍​‍‌‌​ ​‍​ ​‍​‍‌‌​ ‌‌‌​‌​​‍ ‍‌‍​ ‌‍‍​‌‍‍‌‌‍ ​‌‍‌​‌ ​‍‌‍‌‌‌‍ ‍​‍‌‌​ ‌‌‌​​‍‌‌ ‌‍‍ ‌‍‌‌‌ ‍‌​‍‌‌​ ​ ‌​‌​​‍‌‌​ ​ ‌​‌​​‍‌‌​ ​‍​ ​‍​ ‌​‌‍‌​​ ​‍​ ‌ ​ ​‌​ ‌ ‌‍‌‌‌‍‌‍​ ​ ​ ‍​‌‍‌​​ ‍‌​‍‌‌​ ​‍​ ​‍​‍‌‌​ ‌‌‌​‌​​‍ ‍‌ ‌​‌‍‌‌‌ ‍​‌ ‌​​ ‌‍​‍‌‍​‌‌ ​ ‌‍‌‌‌‌‌‌‌ ​‍‌‍ ​​ ‌‌‍‍​‌ ‌​‌ ‌​‌ ​​‌ ​ ​‍‌‌​ ​ ‌​​‌​‍‌‌​ ​‍‌​‌‍​‍‌‌​ ​‍‌​‌‍‌ ‌‌‌‍‍ ‌‍ ‌​‍ ‍‌ ​ ‌‍​‌‌‍ ‍‌‍‍‌‌ ‌​‌ ‍‌​‍ ‍‌ ​ ‌ ‌​‌ ‌‌‌‍‌​‌‍‍‌‌‍ ​‍‌‍‌‍‍‌‌‍‌​​ ‌‌‍​‍‌‍​‌​ ‌‌​ ‍‌​ ‌‍‌‍​‌‌‍​ ​ ‌‍​‍ ‌​ ‌‍​ ‌‌​ ‌​‌‍​ ​‍ ‌​ ‌​​ ​ ​ ‌​​ ‍​​‍ ‌​ ‍‌‌‍‌‌‌‍‌‍​ ‌​​‍ ‌‌‍‌​​ ​ ​ ‍​​ ‌‌‌‍​‍‌‍‌‌‌‍​‌​ ‌‍‌‍​ ‌‍​‌​ ‌‌​ ‌​​‍‌‍‌ ‌​‌ ‍‌‌ ​​‌‍‌‌​ ‌‌ ​​‌‍​‌‌‍‌ ‌‍‌‌​‍‌‍‌ ​​‌‍​‌‌ ‌​‌‍‍​​ ‌‌ ​​‌‍​‌‌‍‌ ‌‍‌‌‌​​‍‌ ‌‌‌‍‍‌‌‍ ​‌‍‌​‌‍‌‌‌ ​‍​‍‌‌​ ‌‌‌​​‍‌‌ ‌‍‍ ‌‍‌‌‌ ‍‌​‍‌‌​ ​ ‌​‌​​‍‌‌​ ​ ‌​‌​​‍‌‌​ ​‍​ ​‍​ ​ ​ ‌‌​ ​‍​ ‌ ​ ‌‌​ ​‍​ ​‌‌‍‌‌​ ‌​‌‍​ ‌‍​‌​ ‍​​‍‌‌​ ​‍​ ​‍​‍‌‌​ ‌‌‌​‌​​‍ ‍‌ ​‍‌‍‍‌‌‍​ ‌‍‍​‌‌‌​‌‍‌‌‌ ‍​‌ ‌​​‍‌‌​ ‌‌‌​​‍‌‌ ‌‍‍ ‌‍‌‌‌ ‍‌​‍‌‌​ ​ ‌​‌​​‍‌‌​ ​ ‌​‌​​‍‌‌​ ​‍​ ​‍‌‍‌​​ ​​​ ‌ ‌‍​‌‌‍​‌​ ‌​​ ‌‌‌‍​‌​ ‍‌​ ​‌​ ​‌‌‍​‍​‍‌‌​ ​‍​ ​‍​‍‌‌​ ‌‌‌​‌​​‍ ‍‌‍​ ‌‍‍​‌‍‍‌‌‍ ​‌‍‌​‌ ​‍‌‍‌‌‌‍ ‍​‍‌‌​ ‌‌‌​​‍‌‌ ‌‍‍ ‌‍‌‌‌ ‍‌​‍‌‌​ ​ ‌​‌​​‍‌‌​ ​ ‌​‌​​‍‌‌​ ​‍​ ​‍​ ‌​‌‍‌​​ ​‍​ ‌ ​ ​‌​ ‌ ‌‍‌‌‌‍‌‍​ ​ ​ ‍​‌‍‌​​ ‍‌​‍‌‌​ ​‍​ ​‍​‍‌‌​ ‌‌‌​‌​​‍ ‍‌ ‌​‌‍‌‌‌ ‍​‌ ‌​​‍‌‍‌ ​​‌‍‌‌‌ ​‍‌ ​ ‌ ​​‌‍‌‌‌‍​ ‌ ‌​‌‍‍‌‌ ‌‍‌‍‌‌​ ‌‌ ​​‌ ‌‌‌‍​‍‌‍ ​‌‍‍‌‌ ​ ‌‍‍​‌‍‌‌‌‍‌​​‍​‍‌ ‌
Foresatte kan få informasjon og gi samtykke i tråd med gjeldende
regler.
Dine rettigheter​​​​‌ ‍ ​‍​‍‌‍ ‌ ​‍‌‍‍‌‌‍‌ ‌‍‍‌‌‍ ‍​‍​‍​ ‍‍​‍​‍‌ ​ ‌‍​‌‌‍ ‍‌‍‍‌‌ ‌​‌ ‍‌​‍ ‍‌‍‍‌‌‍ ​‍​‍​‍ ​​‍​‍‌‍‍​‌ ​‍‌‍‌‌‌‍‌‍​‍​‍​ ‍‍​‍​‍‌‍‍​‌ ‌​‌ ‌​‌ ​​‌ ​ ​ ‍‍​‍ ​‍ ‌ ‌‌‌‍‍ ‌‍ ‌​‍ ‍‌ ​ ‌‍​‌‌‍ ‍‌‍‍‌‌ ‌​‌ ‍‌​‍ ‍‌ ​ ‌ ‌​‌ ‌‌‌‍‌​‌‍‍‌‌‍ ​‍ ‌‍‍‌‌‍ ‍‌ ‌​‌‍‌‌‌‍ ‍‌ ‌​​‍ ‌‍‌‌‌‍‌​‌‍‍‌‌ ‌​​‍ ‌‍ ‌‌‍ ‌‍‌​‌‍‌‌​ ‌‌ ​​‌ ​‍‌‍‌‌‌ ​ ‌‍‌‌‌‍ ‍‌ ‌​‌‍​‌‌ ‌​‌‍‍‌‌‍ ‌‍ ‍​ ‍ ‌‍‍‌‌‍‌​​ ‌‌‍​‍‌‍​‌​ ‌‌​ ‍‌​ ‌‍‌‍​‌‌‍​ ​ ‌‍​‍ ‌​ ‌‍​ ‌‌​ ‌​‌‍​ ​‍ ‌​ ‌​​ ​ ​ ‌​​ ‍​​‍ ‌​ ‍‌‌‍‌‌‌‍‌‍​ ‌​​‍ ‌‌‍‌​​ ​ ​ ‍​​ ‌‌‌‍​‍‌‍‌‌‌‍​‌​ ‌‍‌‍​ ‌‍​‌​ ‌‌​ ‌​​ ‍ ‌ ‌​‌ ‍‌‌ ​​‌‍‌‌​ ‌‌ ​​‌‍​‌‌‍‌ ‌‍‌‌​ ‍ ‌ ​​‌‍​‌‌ ‌​‌‍‍​​ ‌‌ ​​‌‍​‌‌‍‌ ‌‍‌‌‌​​‍‌ ‌‌‌‍‍‌‌‍ ​‌‍‌​‌‍‌‌‌ ​‍​‍‌‌​ ‌‌‌​​‍‌‌ ‌‍‍ ‌‍‌‌‌ ‍‌​‍‌‌​ ​ ‌​‌​​‍‌‌​ ​ ‌​‌​​‍‌‌​ ​‍​ ​‍‌‍​‌​ ​‌‌‍​‌‌‍‌​​ ​‌​ ‍​​ ‌​‌‍‌‍​ ​‌‌‍‌​​ ​‍‌‍‌​​‍‌‌​ ​‍​ ​‍​‍‌‌​ ‌‌‌​‌​​‍ ‍‌ ​‍‌‍‍‌‌‍​ ‌‍‍​‌‌‌​‌‍‌‌‌ ‍​‌ ‌​​‍‌‌​ ‌‌‌​​‍‌‌ ‌‍‍ ‌‍‌‌‌ ‍‌​‍‌‌​ ​ ‌​‌​​‍‌‌​ ​ ‌​‌​​‍‌‌​ ​‍​ ​‍‌‍​‍‌‍​‌​ ‍‌‌‍‌‍​ ‌‌​ ‌ ‌‍‌‌​ ‍‌​ ​‍​ ‌‍​ ​‍‌‍​‌​‍‌‌​ ​‍​ ​‍​‍‌‌​ ‌‌‌​‌​​‍ ‍‌‍​ ‌‍‍​‌‍‍‌‌‍ ​‌‍‌​‌ ​‍‌‍‌‌‌‍ ‍​‍‌‌​ ‌‌‌​​‍‌‌ ‌‍‍ ‌‍‌‌‌ ‍‌​‍‌‌​ ​ ‌​‌​​‍‌‌​ ​ ‌​‌​​‍‌‌​ ​‍​ ​‍​ ‍​​ ‍​​ ​ ​ ‍​​ ​‍‌‍​‌​ ‌‌‌‍​‍​ ​​​ ‌​​ ‍​‌‍‌‍​‍‌‌​ ​‍​ ​‍​‍‌‌​ ‌‌‌​‌​​‍ ‍‌ ‌​‌‍‌‌‌ ‍​‌ ‌​​ ‌‍​‍‌‍​‌‌ ​ ‌‍‌‌‌‌‌‌‌ ​‍‌‍ ​​ ‌‌‍‍​‌ ‌​‌ ‌​‌ ​​‌ ​ ​‍‌‌​ ​ ‌​​‌​‍‌‌​ ​‍‌​‌‍​‍‌‌​ ​‍‌​‌‍‌ ‌‌‌‍‍ ‌‍ ‌​‍ ‍‌ ​ ‌‍​‌‌‍ ‍‌‍‍‌‌ ‌​‌ ‍‌​‍ ‍‌ ​ ‌ ‌​‌ ‌‌‌‍‌​‌‍‍‌‌‍ ​‍‌‍‌‍‍‌‌‍‌​​ ‌‌‍​‍‌‍​‌​ ‌‌​ ‍‌​ ‌‍‌‍​‌‌‍​ ​ ‌‍​‍ ‌​ ‌‍​ ‌‌​ ‌​‌‍​ ​‍ ‌​ ‌​​ ​ ​ ‌​​ ‍​​‍ ‌​ ‍‌‌‍‌‌‌‍‌‍​ ‌​​‍ ‌‌‍‌​​ ​ ​ ‍​​ ‌‌‌‍​‍‌‍‌‌‌‍​‌​ ‌‍‌‍​ ‌‍​‌​ ‌‌​ ‌​​‍‌‍‌ ‌​‌ ‍‌‌ ​​‌‍‌‌​ ‌‌ ​​‌‍​‌‌‍‌ ‌‍‌‌​‍‌‍‌ ​​‌‍​‌‌ ‌​‌‍‍​​ ‌‌ ​​‌‍​‌‌‍‌ ‌‍‌‌‌​​‍‌ ‌‌‌‍‍‌‌‍ ​‌‍‌​‌‍‌‌‌ ​‍​‍‌‌​ ‌‌‌​​‍‌‌ ‌‍‍ ‌‍‌‌‌ ‍‌​‍‌‌​ ​ ‌​‌​​‍‌‌​ ​ ‌​‌​​‍‌‌​ ​‍​ ​‍‌‍​‌​ ​‌‌‍​‌‌‍‌​​ ​‌​ ‍​​ ‌​‌‍‌‍​ ​‌‌‍‌​​ ​‍‌‍‌​​‍‌‌​ ​‍​ ​‍​‍‌‌​ ‌‌‌​‌​​‍ ‍‌ ​‍‌‍‍‌‌‍​ ‌‍‍​‌‌‌​‌‍‌‌‌ ‍​‌ ‌​​‍‌‌​ ‌‌‌​​‍‌‌ ‌‍‍ ‌‍‌‌‌ ‍‌​‍‌‌​ ​ ‌​‌​​‍‌‌​ ​ ‌​‌​​‍‌‌​ ​‍​ ​‍‌‍​‍‌‍​‌​ ‍‌‌‍‌‍​ ‌‌​ ‌ ‌‍‌‌​ ‍‌​ ​‍​ ‌‍​ ​‍‌‍​‌​‍‌‌​ ​‍​ ​‍​‍‌‌​ ‌‌‌​‌​​‍ ‍‌‍​ ‌‍‍​‌‍‍‌‌‍ ​‌‍‌​‌ ​‍‌‍‌‌‌‍ ‍​‍‌‌​ ‌‌‌​​‍‌‌ ‌‍‍ ‌‍‌‌‌ ‍‌​‍‌‌​ ​ ‌​‌​​‍‌‌​ ​ ‌​‌​​‍‌‌​ ​‍​ ​‍​ ‍​​ ‍​​ ​ ​ ‍​​ ​‍‌‍​‌​ ‌‌‌‍​‍​ ​​​ ‌​​ ‍​‌‍‌‍​‍‌‌​ ​‍​ ​‍​‍‌‌​ ‌‌‌​‌​​‍ ‍‌ ‌​‌‍‌‌‌ ‍​‌ ‌​​‍‌‍‌ ​​‌‍‌‌‌ ​‍‌ ​ ‌ ​​‌‍‌‌‌‍​ ‌ ‌​‌‍‍‌‌ ‌‍‌‍‌‌​ ‌‌ ​​‌ ‌‌‌‍​‍‌‍ ​‌‍‍‌‌ ​ ‌‍‍​‌‍‌‌‌‍‌​​‍​‍‌ ‌
Du har rett til å:
• få vite hva vi har lagret om deg
• få rettet eller slettet opplysninger
• trekke tilbake samtykke
• be om at bilder eller video fjernes
Vil du ha slettet opplysninger, bilder eller video fra UKM sine
nettsider, kan du sende e-post til slettmeg@ukm.no.​​​​‌ ‍ ​‍​‍‌‍ ‌ ​‍‌‍‍‌‌‍‌ ‌‍‍‌‌‍ ‍​‍​‍​ ‍‍​‍​‍‌ ​ ‌‍​‌‌‍ ‍‌‍‍‌‌ ‌​‌ ‍‌​‍ ‍‌‍‍‌‌‍ ​‍​‍​‍ ​​‍​‍‌‍‍​‌ ​‍‌‍‌‌‌‍‌‍​‍​‍​ ‍‍​‍​‍‌‍‍​‌ ‌​‌ ‌​‌ ​​‌ ​ ​ ‍‍​‍ ​‍ ‌ ‌‌‌‍‍ ‌‍ ‌​‍ ‍‌ ​ ‌‍​‌‌‍ ‍‌‍‍‌‌ ‌​‌ ‍‌​‍ ‍‌ ​ ‌ ‌​‌ ‌‌‌‍‌​‌‍‍‌‌‍ ​‍ ‌‍‍‌‌‍ ‍‌ ‌​‌‍‌‌‌‍ ‍‌ ‌​​‍ ‌‍‌‌‌‍‌​‌‍‍‌‌ ‌​​‍ ‌‍ ‌‌‍ ‌‍‌​‌‍‌‌​ ‌‌ ​​‌ ​‍‌‍‌‌‌ ​ ‌‍‌‌‌‍ ‍‌ ‌​‌‍​‌‌ ‌​‌‍‍‌‌‍ ‌‍ ‍​ ‍ ‌‍‍‌‌‍‌​​ ‌‌‍​‍‌‍​‌​ ‌‌​ ‍‌​ ‌‍‌‍​‌‌‍​ ​ ‌‍​‍ ‌​ ‌‍​ ‌‌​ ‌​‌‍​ ​‍ ‌​ ‌​​ ​ ​ ‌​​ ‍​​‍ ‌​ ‍‌‌‍‌‌‌‍‌‍​ ‌​​‍ ‌‌‍‌​​ ​ ​ ‍​​ ‌‌‌‍​‍‌‍‌‌‌‍​‌​ ‌‍‌‍​ ‌‍​‌​ ‌‌​ ‌​​ ‍ ‌ ‌​‌ ‍‌‌ ​​‌‍‌‌​ ‌‌ ​​‌‍​‌‌‍‌ ‌‍‌‌​ ‍ ‌ ​​‌‍​‌‌ ‌​‌‍‍​​ ‌‌ ​​‌‍​‌‌‍‌ ‌‍‌‌‌​​‍‌ ‌‌‌‍‍‌‌‍ ​‌‍‌​‌‍‌‌‌ ​‍​‍‌‌​ ‌‌‌​​‍‌‌ ‌‍‍ ‌‍‌‌‌ ‍‌​‍‌‌​ ​ ‌​‌​​‍‌‌​ ​ ‌​‌​​‍‌‌​ ​‍​ ​‍​ ‌‍​ ‍​​ ‌ ‌‍‌‌‌‍​‍‌‍‌‍‌‍‌‍​ ​‌​ ‍‌​ ​‍‌‍‌​‌‍‌‍​‍‌‌​ ​‍​ ​‍​‍‌‌​ ‌‌‌​‌​​‍ ‍‌ ​‍‌‍‍‌‌‍​ ‌‍‍​‌‌‌​‌‍‌‌‌ ‍​‌ ‌​​‍‌‌​ ‌‌‌​​‍‌‌ ‌‍‍ ‌‍‌‌‌ ‍‌​‍‌‌​ ​ ‌​‌​​‍‌‌​ ​ ‌​‌​​‍‌‌​ ​‍​ ​‍​ ​‌​ ​‌​ ‌​​ ‌​‌‍​ ​ ​‌​ ‌​​ ‌ ​ ‍​​ ‌​‌‍‌‌​ ‍‌​‍‌‌​ ​‍​ ​‍​‍‌‌​ ‌‌‌​‌​​‍ ‍‌‍​ ‌‍‍​‌‍‍‌‌‍ ​‌‍‌​‌ ​‍‌‍‌‌‌‍ ‍​‍‌‌​ ‌‌‌​​‍‌‌ ‌‍‍ ‌‍‌‌‌ ‍‌​‍‌‌​ ​ ‌​‌​​‍‌‌​ ​ ‌​‌​​‍‌‌​ ​‍​ ​‍​ ‌‍‌‍​‍​ ‍​​ ‌‌​ ‌‌‌‍‌‍​ ‌ ​ ​ ‌‍‌‌​ ‍​‌‍​‌​ ‍​​‍‌‌​ ​‍​ ​‍​‍‌‌​ ‌‌‌​‌​​‍ ‍‌ ‌​‌‍‌‌‌ ‍​‌ ‌​​ ‌‍​‍‌‍​‌‌ ​ ‌‍‌‌‌‌‌‌‌ ​‍‌‍ ​​ ‌‌‍‍​‌ ‌​‌ ‌​‌ ​​‌ ​ ​‍‌‌​ ​ ‌​​‌​‍‌‌​ ​‍‌​‌‍​‍‌‌​ ​‍‌​‌‍‌ ‌‌‌‍‍ ‌‍ ‌​‍ ‍‌ ​ ‌‍​‌‌‍ ‍‌‍‍‌‌ ‌​‌ ‍‌​‍ ‍‌ ​ ‌ ‌​‌ ‌‌‌‍‌​‌‍‍‌‌‍ ​‍‌‍‌‍‍‌‌‍‌​​ ‌‌‍​‍‌‍​‌​ ‌‌​ ‍‌​ ‌‍‌‍​‌‌‍​ ​ ‌‍​‍ ‌​ ‌‍​ ‌‌​ ‌​‌‍​ ​‍ ‌​ ‌​​ ​ ​ ‌​​ ‍​​‍ ‌​ ‍‌‌‍‌‌‌‍‌‍​ ‌​​‍ ‌‌‍‌​​ ​ ​ ‍​​ ‌‌‌‍​‍‌‍‌‌‌‍​‌​ ‌‍‌‍​ ‌‍​‌​ ‌‌​ ‌​​‍‌‍‌ ‌​‌ ‍‌‌ ​​‌‍‌‌​ ‌‌ ​​‌‍​‌‌‍‌ ‌‍‌‌​‍‌‍‌ ​​‌‍​‌‌ ‌​‌‍‍​​ ‌‌ ​​‌‍​‌‌‍‌ ‌‍‌‌‌​​‍‌ ‌‌‌‍‍‌‌‍ ​‌‍‌​‌‍‌‌‌ ​‍​‍‌‌​ ‌‌‌​​‍‌‌ ‌‍‍ ‌‍‌‌‌ ‍‌​‍‌‌​ ​ ‌​‌​​‍‌‌​ ​ ‌​‌​​‍‌‌​ ​‍​ ​‍​ ‌‍​ ‍​​ ‌ ‌‍‌‌‌‍​‍‌‍‌‍‌‍‌‍​ ​‌​ ‍‌​ ​‍‌‍‌​‌‍‌‍​‍‌‌​ ​‍​ ​‍​‍‌‌​ ‌‌‌​‌​​‍ ‍‌ ​‍‌‍‍‌‌‍​ ‌‍‍​‌‌‌​‌‍‌‌‌ ‍​‌ ‌​​‍‌‌​ ‌‌‌​​‍‌‌ ‌‍‍ ‌‍‌‌‌ ‍‌​‍‌‌​ ​ ‌​‌​​‍‌‌​ ​ ‌​‌​​‍‌‌​ ​‍​ ​‍​ ​‌​ ​‌​ ‌​​ ‌​‌‍​ ​ ​‌​ ‌​​ ‌ ​ ‍​​ ‌​‌‍‌‌​ ‍‌​‍‌‌​ ​‍​ ​‍​‍‌‌​ ‌‌‌​‌​​‍ ‍‌‍​ ‌‍‍​‌‍‍‌‌‍ ​‌‍‌​‌ ​‍‌‍‌‌‌‍ ‍​‍‌‌​ ‌‌‌​​‍‌‌ ‌‍‍ ‌‍‌‌‌ ‍‌​‍‌‌​ ​ ‌​‌​​‍‌‌​ ​ ‌​‌​​‍‌‌​ ​‍​ ​‍​ ‌‍‌‍​‍​ ‍​​ ‌‌​ ‌‌‌‍‌‍​ ‌ ​ ​ ‌‍‌‌​ ‍​‌‍​‌​ ‍​​‍‌‌​ ​‍​ ​‍​‍‌‌​ ‌‌‌​‌​​‍ ‍‌ ‌​‌‍‌‌‌ ‍​‌ ‌​​‍‌‍‌ ​​‌‍‌‌‌ ​‍‌ ​ ‌ ​​‌‍‌‌‌‍​ ‌ ‌​‌‍‍‌‌ ‌‍‌‍‌‌​ ‌‌ ​​‌ ‌‌‌‍​‍‌‍ ​‌‍‍‌‌ ​ ‌‍‍​‌‍‌‌‌‍‌​​‍​‍‌ ‌
Legg gjerne ved lenke til det du ønsker fjernet, så går det raskere.​​​​‌ ‍ ​‍​‍‌‍ ‌ ​‍‌‍‍‌‌‍‌ ‌‍‍‌‌‍ ‍​‍​‍​ ‍‍​‍​‍‌ ​ ‌‍​‌‌‍ ‍‌‍‍‌‌ ‌​‌ ‍‌​‍ ‍‌‍‍‌‌‍ ​‍​‍​‍ ​​‍​‍‌‍‍​‌ ​‍‌‍‌‌‌‍‌‍​‍​‍​ ‍‍​‍​‍‌‍‍​‌ ‌​‌ ‌​‌ ​​‌ ​ ​ ‍‍​‍ ​‍ ‌ ‌‌‌‍‍ ‌‍ ‌​‍ ‍‌ ​ ‌‍​‌‌‍ ‍‌‍‍‌‌ ‌​‌ ‍‌​‍ ‍‌ ​ ‌ ‌​‌ ‌‌‌‍‌​‌‍‍‌‌‍ ​‍ ‌‍‍‌‌‍ ‍‌ ‌​‌‍‌‌‌‍ ‍‌ ‌​​‍ ‌‍‌‌‌‍‌​‌‍‍‌‌ ‌​​‍ ‌‍ ‌‌‍ ‌‍‌​‌‍‌‌​ ‌‌ ​​‌ ​‍‌‍‌‌‌ ​ ‌‍‌‌‌‍ ‍‌ ‌​‌‍​‌‌ ‌​‌‍‍‌‌‍ ‌‍ ‍​ ‍ ‌‍‍‌‌‍‌​​ ‌‌‍​‍‌‍​‌​ ‌‌​ ‍‌​ ‌‍‌‍​‌‌‍​ ​ ‌‍​‍ ‌​ ‌‍​ ‌‌​ ‌​‌‍​ ​‍ ‌​ ‌​​ ​ ​ ‌​​ ‍​​‍ ‌​ ‍‌‌‍‌‌‌‍‌‍​ ‌​​‍ ‌‌‍‌​​ ​ ​ ‍​​ ‌‌‌‍​‍‌‍‌‌‌‍​‌​ ‌‍‌‍​ ‌‍​‌​ ‌‌​ ‌​​ ‍ ‌ ‌​‌ ‍‌‌ ​​‌‍‌‌​ ‌‌ ​​‌‍​‌‌‍‌ ‌‍‌‌​ ‍ ‌ ​​‌‍​‌‌ ‌​‌‍‍​​ ‌‌ ​​‌‍​‌‌‍‌ ‌‍‌‌‌​​‍‌ ‌‌‌‍‍‌‌‍ ​‌‍‌​‌‍‌‌‌ ​‍​‍‌‌​ ‌‌‌​​‍‌‌ ‌‍‍ ‌‍‌‌‌ ‍‌​‍‌‌​ ​ ‌​‌​​‍‌‌​ ​ ‌​‌​​‍‌‌​ ​‍​ ​‍​ ‌‍​ ‍​​ ‌ ‌‍‌‌‌‍​‍‌‍‌‍‌‍‌‍​ ​‌​ ‍‌​ ​‍‌‍‌​‌‍‌‍​‍‌‌​ ​‍​ ​‍​‍‌‌​ ‌‌‌​‌​​‍ ‍‌ ​‍‌‍‍‌‌‍​ ‌‍‍​‌‌‌​‌‍‌‌‌ ‍​‌ ‌​​‍‌‌​ ‌‌‌​​‍‌‌ ‌‍‍ ‌‍‌‌‌ ‍‌​‍‌‌​ ​ ‌​‌​​‍‌‌​ ​ ‌​‌​​‍‌‌​ ​‍​ ​‍​ ‍​​ ‌‍​ ​‌​ ​‌​ ‌​‌‍‌‍​ ​ ​ ‌​​ ‌‍‌‍‌‌‌‍‌​​ ​ ​‍‌‌​ ​‍​ ​‍​‍‌‌​ ‌‌‌​‌​​‍ ‍‌‍​ ‌‍‍​‌‍‍‌‌‍ ​‌‍‌​‌ ​‍‌‍‌‌‌‍ ‍​‍‌‌​ ‌‌‌​​‍‌‌ ‌‍‍ ‌‍‌‌‌ ‍‌​‍‌‌​ ​ ‌​‌​​‍‌‌​ ​ ‌​‌​​‍‌‌​ ​‍​ ​‍‌‍‌‌​ ​ ​ ‍‌​ ‌​‌‍‌‍​ ‌​‌‍​‌​ ‌​​ ‌‌​ ‍​‌‍​‌‌‍​‍​‍‌‌​ ​‍​ ​‍​‍‌‌​ ‌‌‌​‌​​‍ ‍‌ ‌​‌‍‌‌‌ ‍​‌ ‌​​ ‌‍​‍‌‍​‌‌ ​ ‌‍‌‌‌‌‌‌‌ ​‍‌‍ ​​ ‌‌‍‍​‌ ‌​‌ ‌​‌ ​​‌ ​ ​‍‌‌​ ​ ‌​​‌​‍‌‌​ ​‍‌​‌‍​‍‌‌​ ​‍‌​‌‍‌ ‌‌‌‍‍ ‌‍ ‌​‍ ‍‌ ​ ‌‍​‌‌‍ ‍‌‍‍‌‌ ‌​‌ ‍‌​‍ ‍‌ ​ ‌ ‌​‌ ‌‌‌‍‌​‌‍‍‌‌‍ ​‍‌‍‌‍‍‌‌‍‌​​ ‌‌‍​‍‌‍​‌​ ‌‌​ ‍‌​ ‌‍‌‍​‌‌‍​ ​ ‌‍​‍ ‌​ ‌‍​ ‌‌​ ‌​‌‍​ ​‍ ‌​ ‌​​ ​ ​ ‌​​ ‍​​‍ ‌​ ‍‌‌‍‌‌‌‍‌‍​ ‌​​‍ ‌‌‍‌​​ ​ ​ ‍​​ ‌‌‌‍​‍‌‍‌‌‌‍​‌​ ‌‍‌‍​ ‌‍​‌​ ‌‌​ ‌​​‍‌‍‌ ‌​‌ ‍‌‌ ​​‌‍‌‌​ ‌‌ ​​‌‍​‌‌‍‌ ‌‍‌‌​‍‌‍‌ ​​‌‍​‌‌ ‌​‌‍‍​​ ‌‌ ​​‌‍​‌‌‍‌ ‌‍‌‌‌​​‍‌ ‌‌‌‍‍‌‌‍ ​‌‍‌​‌‍‌‌‌ ​‍​‍‌‌​ ‌‌‌​​‍‌‌ ‌‍‍ ‌‍‌‌‌ ‍‌​‍‌‌​ ​ ‌​‌​​‍‌‌​ ​ ‌​‌​​‍‌‌​ ​‍​ ​‍​ ‌‍​ ‍​​ ‌ ‌‍‌‌‌‍​‍‌‍‌‍‌‍‌‍​ ​‌​ ‍‌​ ​‍‌‍‌​‌‍‌‍​‍‌‌​ ​‍​ ​‍​‍‌‌​ ‌‌‌​‌​​‍ ‍‌ ​‍‌‍‍‌‌‍​ ‌‍‍​‌‌‌​‌‍‌‌‌ ‍​‌ ‌​​‍‌‌​ ‌‌‌​​‍‌‌ ‌‍‍ ‌‍‌‌‌ ‍‌​‍‌‌​ ​ ‌​‌​​‍‌‌​ ​ ‌​‌​​‍‌‌​ ​‍​ ​‍​ ‍​​ ‌‍​ ​‌​ ​‌​ ‌​‌‍‌‍​ ​ ​ ‌​​ ‌‍‌‍‌‌‌‍‌​​ ​ ​‍‌‌​ ​‍​ ​‍​‍‌‌​ ‌‌‌​‌​​‍ ‍‌‍​ ‌‍‍​‌‍‍‌‌‍ ​‌‍‌​‌ ​‍‌‍‌‌‌‍ ‍​‍‌‌​ ‌‌‌​​‍‌‌ ‌‍‍ ‌‍‌‌‌ ‍‌​‍‌‌​ ​ ‌​‌​​‍‌‌​ ​ ‌​‌​​‍‌‌​ ​‍​ ​‍‌‍‌‌​ ​ ​ ‍‌​ ‌​‌‍‌‍​ ‌​‌‍​‌​ ‌​​ ‌‌​ ‍​‌‍​‌‌‍​‍​‍‌‌​ ​‍​ ​‍​‍‌‌​ ‌‌‌​‌​​‍ ‍‌ ‌​‌‍‌‌‌ ‍​‌ ‌​​‍‌‍‌ ​​‌‍‌‌‌ ​‍‌ ​ ‌ ​​‌‍‌‌‌‍​ ‌ ‌​‌‍‍‌‌ ‌‍‌‍‌‌​ ‌‌ ​​‌ ‌‌‌‍​‍‌‍ ​‌‍‍‌‌ ​ ‌‍‍​‌‍‌‌‌‍‌​​‍​‍‌ ‌
Informasjonskapsler (cookies)​​​​‌ ‍ ​‍​‍‌‍ ‌ ​‍‌‍‍‌‌‍‌ ‌‍‍‌‌‍ ‍​‍​‍​ ‍‍​‍​‍‌ ​ ‌‍​‌‌‍ ‍‌‍‍‌‌ ‌​‌ ‍‌​‍ ‍‌‍‍‌‌‍ ​‍​‍​‍ ​​‍​‍‌‍‍​‌ ​‍‌‍‌‌‌‍‌‍​‍​‍​ ‍‍​‍​‍‌‍‍​‌ ‌​‌ ‌​‌ ​​‌ ​ ​ ‍‍​‍ ​‍ ‌ ‌‌‌‍‍ ‌‍ ‌​‍ ‍‌ ​ ‌‍​‌‌‍ ‍‌‍‍‌‌ ‌​‌ ‍‌​‍ ‍‌ ​ ‌ ‌​‌ ‌‌‌‍‌​‌‍‍‌‌‍ ​‍ ‌‍‍‌‌‍ ‍‌ ‌​‌‍‌‌‌‍ ‍‌ ‌​​‍ ‌‍‌‌‌‍‌​‌‍‍‌‌ ‌​​‍ ‌‍ ‌‌‍ ‌‍‌​‌‍‌‌​ ‌‌ ​​‌ ​‍‌‍‌‌‌ ​ ‌‍‌‌‌‍ ‍‌ ‌​‌‍​‌‌ ‌​‌‍‍‌‌‍ ‌‍ ‍​ ‍ ‌‍‍‌‌‍‌​​ ‌‌‍​‍‌‍​‌​ ‌‌​ ‍‌​ ‌‍‌‍​‌‌‍​ ​ ‌‍​‍ ‌​ ‌‍​ ‌‌​ ‌​‌‍​ ​‍ ‌​ ‌​​ ​ ​ ‌​​ ‍​​‍ ‌​ ‍‌‌‍‌‌‌‍‌‍​ ‌​​‍ ‌‌‍‌​​ ​ ​ ‍​​ ‌‌‌‍​‍‌‍‌‌‌‍​‌​ ‌‍‌‍​ ‌‍​‌​ ‌‌​ ‌​​ ‍ ‌ ‌​‌ ‍‌‌ ​​‌‍‌‌​ ‌‌ ​​‌‍​‌‌‍‌ ‌‍‌‌​ ‍ ‌ ​​‌‍​‌‌ ‌​‌‍‍​​ ‌‌ ​​‌‍​‌‌‍‌ ‌‍‌‌‌​​‍‌ ‌‌‌‍‍‌‌‍ ​‌‍‌​‌‍‌‌‌ ​‍​‍‌‌​ ‌‌‌​​‍‌‌ ‌‍‍ ‌‍‌‌‌ ‍‌​‍‌‌​ ​ ‌​‌​​‍‌‌​ ​ ‌​‌​​‍‌‌​ ​‍​ ​‍‌‍‌​​ ‌‍‌‍​‍‌‍‌‍‌‍​‍​ ‌‌​ ​​‌‍‌‌​ ‌‌‌‍‌​‌‍‌‍​ ‍‌​‍‌‌​ ​‍​ ​‍​‍‌‌​ ‌‌‌​‌​​‍ ‍‌ ​‍‌‍‍‌‌‍​ ‌‍‍​‌‌‌​‌‍‌‌‌ ‍​‌ ‌​​‍‌‌​ ‌‌‌​​‍‌‌ ‌‍‍ ‌‍‌‌‌ ‍‌​‍‌‌​ ​ ‌​‌​​‍‌‌​ ​ ‌​‌​​‍‌‌​ ​‍​ ​‍​ ‌‍‌‍‌‌​ ​‍​ ​‍​ ​​​ ​​​ ​ ​ ‌ ​ ​‍​ ​ ​ ‌‌​ ​‍​‍‌‌​ ​‍​ ​‍​‍‌‌​ ‌‌‌​‌​​‍ ‍‌‍​ ‌‍‍​‌‍‍‌‌‍ ​‌‍‌​‌ ​‍‌‍‌‌‌‍ ‍​‍‌‌​ ‌‌‌​​‍‌‌ ‌‍‍ ‌‍‌‌‌ ‍‌​‍‌‌​ ​ ‌​‌​​‍‌‌​ ​ ‌​‌​​‍‌‌​ ​‍​ ​‍‌‍​‌‌‍​ ‌‍‌‍​ ​‍​ ‌​‌‍​‍​ ​‍‌‍‌‌‌‍‌‍​ ‌‌‌‍​‌‌‍​‍​‍‌‌​ ​‍​ ​‍​‍‌‌​ ‌‌‌​‌​​‍ ‍‌ ‌​‌‍‌‌‌ ‍​‌ ‌​​ ‌‍​‍‌‍​‌‌ ​ ‌‍‌‌‌‌‌‌‌ ​‍‌‍ ​​ ‌‌‍‍​‌ ‌​‌ ‌​‌ ​​‌ ​ ​‍‌‌​ ​ ‌​​‌​‍‌‌​ ​‍‌​‌‍​‍‌‌​ ​‍‌​‌‍‌ ‌‌‌‍‍ ‌‍ ‌​‍ ‍‌ ​ ‌‍​‌‌‍ ‍‌‍‍‌‌ ‌​‌ ‍‌​‍ ‍‌ ​ ‌ ‌​‌ ‌‌‌‍‌​‌‍‍‌‌‍ ​‍‌‍‌‍‍‌‌‍‌​​ ‌‌‍​‍‌‍​‌​ ‌‌​ ‍‌​ ‌‍‌‍​‌‌‍​ ​ ‌‍​‍ ‌​ ‌‍​ ‌‌​ ‌​‌‍​ ​‍ ‌​ ‌​​ ​ ​ ‌​​ ‍​​‍ ‌​ ‍‌‌‍‌‌‌‍‌‍​ ‌​​‍ ‌‌‍‌​​ ​ ​ ‍​​ ‌‌‌‍​‍‌‍‌‌‌‍​‌​ ‌‍‌‍​ ‌‍​‌​ ‌‌​ ‌​​‍‌‍‌ ‌​‌ ‍‌‌ ​​‌‍‌‌​ ‌‌ ​​‌‍​‌‌‍‌ ‌‍‌‌​‍‌‍‌ ​​‌‍​‌‌ ‌​‌‍‍​​ ‌‌ ​​‌‍​‌‌‍‌ ‌‍‌‌‌​​‍‌ ‌‌‌‍‍‌‌‍ ​‌‍‌​‌‍‌‌‌ ​‍​‍‌‌​ ‌‌‌​​‍‌‌ ‌‍‍ ‌‍‌‌‌ ‍‌​‍‌‌​ ​ ‌​‌​​‍‌‌​ ​ ‌​‌​​‍‌‌​ ​‍​ ​‍‌‍‌​​ ‌‍‌‍​‍‌‍‌‍‌‍​‍​ ‌‌​ ​​‌‍‌‌​ ‌‌‌‍‌​‌‍‌‍​ ‍‌​‍‌‌​ ​‍​ ​‍​‍‌‌​ ‌‌‌​‌​​‍ ‍‌ ​‍‌‍‍‌‌‍​ ‌‍‍​‌‌‌​‌‍‌‌‌ ‍​‌ ‌​​‍‌‌​ ‌‌‌​​‍‌‌ ‌‍‍ ‌‍‌‌‌ ‍‌​‍‌‌​ ​ ‌​‌​​‍‌‌​ ​ ‌​‌​​‍‌‌​ ​‍​ ​‍​ ‌‍‌‍‌‌​ ​‍​ ​‍​ ​​​ ​​​ ​ ​ ‌ ​ ​‍​ ​ ​ ‌‌​ ​‍​‍‌‌​ ​‍​ ​‍​‍‌‌​ ‌‌‌​‌​​‍ ‍‌‍​ ‌‍‍​‌‍‍‌‌‍ ​‌‍‌​‌ ​‍‌‍‌‌‌‍ ‍​‍‌‌​ ‌‌‌​​‍‌‌ ‌‍‍ ‌‍‌‌‌ ‍‌​‍‌‌​ ​ ‌​‌​​‍‌‌​ ​ ‌​‌​​‍‌‌​ ​‍​ ​‍‌‍​‌‌‍​ ‌‍‌‍​ ​‍​ ‌​‌‍​‍​ ​‍‌‍‌‌‌‍‌‍​ ‌‌‌‍​‌‌‍​‍​‍‌‌​ ​‍​ ​‍​‍‌‌​ ‌‌‌​‌​​‍ ‍‌ ‌​‌‍‌‌‌ ‍​‌ ‌​​‍‌‍‌ ​​‌‍‌‌‌ ​‍‌ ​ ‌ ​​‌‍‌‌‌‍​ ‌ ‌​‌‍‍‌‌ ‌‍‌‍‌‌​ ‌‌ ​​‌ ‌‌‌‍​‍‌‍ ​‌‍‍‌‌ ​ ‌‍‍​‌‍‌‌‌‍‌​​‍​‍‌ ‌
UKM bruker informasjonskapsler for at nettsiden skal fungere og
for enkel statistikk om bruk.​​​​‌ ‍ ​‍​‍‌‍ ‌ ​‍‌‍‍‌‌‍‌ ‌‍‍‌‌‍ ‍​‍​‍​ ‍‍​‍​‍‌ ​ ‌‍​‌‌‍ ‍‌‍‍‌‌ ‌​‌ ‍‌​‍ ‍‌‍‍‌‌‍ ​‍​‍​‍ ​​‍​‍‌‍‍​‌ ​‍‌‍‌‌‌‍‌‍​‍​‍​ ‍‍​‍​‍‌‍‍​‌ ‌​‌ ‌​‌ ​​‌ ​ ​ ‍‍​‍ ​‍ ‌ ‌‌‌‍‍ ‌‍ ‌​‍ ‍‌ ​ ‌‍​‌‌‍ ‍‌‍‍‌‌ ‌​‌ ‍‌​‍ ‍‌ ​ ‌ ‌​‌ ‌‌‌‍‌​‌‍‍‌‌‍ ​‍ ‌‍‍‌‌‍ ‍‌ ‌​‌‍‌‌‌‍ ‍‌ ‌​​‍ ‌‍‌‌‌‍‌​‌‍‍‌‌ ‌​​‍ ‌‍ ‌‌‍ ‌‍‌​‌‍‌‌​ ‌‌ ​​‌ ​‍‌‍‌‌‌ ​ ‌‍‌‌‌‍ ‍‌ ‌​‌‍​‌‌ ‌​‌‍‍‌‌‍ ‌‍ ‍​ ‍ ‌‍‍‌‌‍‌​​ ‌‌‍​‍‌‍​‌​ ‌‌​ ‍‌​ ‌‍‌‍​‌‌‍​ ​ ‌‍​‍ ‌​ ‌‍​ ‌‌​ ‌​‌‍​ ​‍ ‌​ ‌​​ ​ ​ ‌​​ ‍​​‍ ‌​ ‍‌‌‍‌‌‌‍‌‍​ ‌​​‍ ‌‌‍‌​​ ​ ​ ‍​​ ‌‌‌‍​‍‌‍‌‌‌‍​‌​ ‌‍‌‍​ ‌‍​‌​ ‌‌​ ‌​​ ‍ ‌ ‌​‌ ‍‌‌ ​​‌‍‌‌​ ‌‌ ​​‌‍​‌‌‍‌ ‌‍‌‌​ ‍ ‌ ​​‌‍​‌‌ ‌​‌‍‍​​ ‌‌ ​​‌‍​‌‌‍‌ ‌‍‌‌‌​​‍‌ ‌‌‌‍‍‌‌‍ ​‌‍‌​‌‍‌‌‌ ​‍​‍‌‌​ ‌‌‌​​‍‌‌ ‌‍‍ ‌‍‌‌‌ ‍‌​‍‌‌​ ​ ‌​‌​​‍‌‌​ ​ ‌​‌​​‍‌‌​ ​‍​ ​‍‌‍‌​​ ‌‍‌‍​‍‌‍‌‍‌‍​‍​ ‌‌​ ​​‌‍‌‌​ ‌‌‌‍‌​‌‍‌‍​ ‍‌​‍‌‌​ ​‍​ ​‍​‍‌‌​ ‌‌‌​‌​​‍ ‍‌ ​‍‌‍‍‌‌‍​ ‌‍‍​‌‌‌​‌‍‌‌‌ ‍​‌ ‌​​‍‌‌​ ‌‌‌​​‍‌‌ ‌‍‍ ‌‍‌‌‌ ‍‌​‍‌‌​ ​ ‌​‌​​‍‌‌​ ​ ‌​‌​​‍‌‌​ ​‍​ ​‍‌‍‌​​ ‍‌‌‍‌‌​ ‌‌‌‍​ ‌‍‌‍​ ‍​‌‍​‍​ ‌‍‌‍‌​‌‍​‌​ ​​​‍‌‌​ ​‍​ ​‍​‍‌‌​ ‌‌‌​‌​​‍ ‍‌‍​ ‌‍‍​‌‍‍‌‌‍ ​‌‍‌​‌ ​‍‌‍‌‌‌‍ ‍​‍‌‌​ ‌‌‌​​‍‌‌ ‌‍‍ ‌‍‌‌‌ ‍‌​‍‌‌​ ​ ‌​‌​​‍‌‌​ ​ ‌​‌​​‍‌‌​ ​‍​ ​‍​ ‌‌​ ‌‍‌‍​ ​ ‌‌​ ​‍​ ‌ ​ ​​​ ‌‌‌‍​‍‌‍‌‍‌‍​‍​ ‌​​‍‌‌​ ​‍​ ​‍​‍‌‌​ ‌‌‌​‌​​‍ ‍‌ ‌​‌‍‌‌‌ ‍​‌ ‌​​ ‌‍​‍‌‍​‌‌ ​ ‌‍‌‌‌‌‌‌‌ ​‍‌‍ ​​ ‌‌‍‍​‌ ‌​‌ ‌​‌ ​​‌ ​ ​‍‌‌​ ​ ‌​​‌​‍‌‌​ ​‍‌​‌‍​‍‌‌​ ​‍‌​‌‍‌ ‌‌‌‍‍ ‌‍ ‌​‍ ‍‌ ​ ‌‍​‌‌‍ ‍‌‍‍‌‌ ‌​‌ ‍‌​‍ ‍‌ ​ ‌ ‌​‌ ‌‌‌‍‌​‌‍‍‌‌‍ ​‍‌‍‌‍‍‌‌‍‌​​ ‌‌‍​‍‌‍​‌​ ‌‌​ ‍‌​ ‌‍‌‍​‌‌‍​ ​ ‌‍​‍ ‌​ ‌‍​ ‌‌​ ‌​‌‍​ ​‍ ‌​ ‌​​ ​ ​ ‌​​ ‍​​‍ ‌​ ‍‌‌‍‌‌‌‍‌‍​ ‌​​‍ ‌‌‍‌​​ ​ ​ ‍​​ ‌‌‌‍​‍‌‍‌‌‌‍​‌​ ‌‍‌‍​ ‌‍​‌​ ‌‌​ ‌​​‍‌‍‌ ‌​‌ ‍‌‌ ​​‌‍‌‌​ ‌‌ ​​‌‍​‌‌‍‌ ‌‍‌‌​‍‌‍‌ ​​‌‍​‌‌ ‌​‌‍‍​​ ‌‌ ​​‌‍​‌‌‍‌ ‌‍‌‌‌​​‍‌ ‌‌‌‍‍‌‌‍ ​‌‍‌​‌‍‌‌‌ ​‍​‍‌‌​ ‌‌‌​​‍‌‌ ‌‍‍ ‌‍‌‌‌ ‍‌​‍‌‌​ ​ ‌​‌​​‍‌‌​ ​ ‌​‌​​‍‌‌​ ​‍​ ​‍‌‍‌​​ ‌‍‌‍​‍‌‍‌‍‌‍​‍​ ‌‌​ ​​‌‍‌‌​ ‌‌‌‍‌​‌‍‌‍​ ‍‌​‍‌‌​ ​‍​ ​‍​‍‌‌​ ‌‌‌​‌​​‍ ‍‌ ​‍‌‍‍‌‌‍​ ‌‍‍​‌‌‌​‌‍‌‌‌ ‍​‌ ‌​​‍‌‌​ ‌‌‌​​‍‌‌ ‌‍‍ ‌‍‌‌‌ ‍‌​‍‌‌​ ​ ‌​‌​​‍‌‌​ ​ ‌​‌​​‍‌‌​ ​‍​ ​‍‌‍‌​​ ‍‌‌‍‌‌​ ‌‌‌‍​ ‌‍‌‍​ ‍​‌‍​‍​ ‌‍‌‍‌​‌‍​‌​ ​​​‍‌‌​ ​‍​ ​‍​‍‌‌​ ‌‌‌​‌​​‍ ‍‌‍​ ‌‍‍​‌‍‍‌‌‍ ​‌‍‌​‌ ​‍‌‍‌‌‌‍ ‍​‍‌‌​ ‌‌‌​​‍‌‌ ‌‍‍ ‌‍‌‌‌ ‍‌​‍‌‌​ ​ ‌​‌​​‍‌‌​ ​ ‌​‌​​‍‌‌​ ​‍​ ​‍​ ‌‌​ ‌‍‌‍​ ​ ‌‌​ ​‍​ ‌ ​ ​​​ ‌‌‌‍​‍‌‍‌‍‌‍​‍​ ‌​​‍‌‌​ ​‍​ ​‍​‍‌‌​ ‌‌‌​‌​​‍ ‍‌ ‌​‌‍‌‌‌ ‍​‌ ‌​​‍‌‍‌ ​​‌‍‌‌‌ ​‍‌ ​ ‌ ​​‌‍‌‌‌‍​ ‌ ‌​‌‍‍‌‌ ‌‍‌‍‌‌​ ‌‌ ​​‌ ‌‌‌‍​‍‌‍ ​‌‍‍‌‌ ​ ‌‍‍​‌‍‌‌‌‍‌​​‍​‍‌ ‌
Vil du lese mer?​​​​‌ ‍ ​‍​‍‌‍ ‌ ​‍‌‍‍‌‌‍‌ ‌‍‍‌‌‍ ‍​‍​‍​ ‍‍​‍​‍‌ ​ ‌‍​‌‌‍ ‍‌‍‍‌‌ ‌​‌ ‍‌​‍ ‍‌‍‍‌‌‍ ​‍​‍​‍ ​​‍​‍‌‍‍​‌ ​‍‌‍‌‌‌‍‌‍​‍​‍​ ‍‍​‍​‍‌‍‍​‌ ‌​‌ ‌​‌ ​​‌ ​ ​ ‍‍​‍ ​‍ ‌ ‌‌‌‍‍ ‌‍ ‌​‍ ‍‌ ​ ‌‍​‌‌‍ ‍‌‍‍‌‌ ‌​‌ ‍‌​‍ ‍‌ ​ ‌ ‌​‌ ‌‌‌‍‌​‌‍‍‌‌‍ ​‍ ‌‍‍‌‌‍ ‍‌ ‌​‌‍‌‌‌‍ ‍‌ ‌​​‍ ‌‍‌‌‌‍‌​‌‍‍‌‌ ‌​​‍ ‌‍ ‌‌‍ ‌‍‌​‌‍‌‌​ ‌‌ ​​‌ ​‍‌‍‌‌‌ ​ ‌‍‌‌‌‍ ‍‌ ‌​‌‍​‌‌ ‌​‌‍‍‌‌‍ ‌‍ ‍​ ‍ ‌‍‍‌‌‍‌​​ ‌‌‍​‍‌‍​‌​ ‌‌​ ‍‌​ ‌‍‌‍​‌‌‍​ ​ ‌‍​‍ ‌​ ‌‍​ ‌‌​ ‌​‌‍​ ​‍ ‌​ ‌​​ ​ ​ ‌​​ ‍​​‍ ‌​ ‍‌‌‍‌‌‌‍‌‍​ ‌​​‍ ‌‌‍‌​​ ​ ​ ‍​​ ‌‌‌‍​‍‌‍‌‌‌‍​‌​ ‌‍‌‍​ ‌‍​‌​ ‌‌​ ‌​​ ‍ ‌ ‌​‌ ‍‌‌ ​​‌‍‌‌​ ‌‌ ​​‌‍​‌‌‍‌ ‌‍‌‌​ ‍ ‌ ​​‌‍​‌‌ ‌​‌‍‍​​ ‌‌ ​​‌‍​‌‌‍‌ ‌‍‌‌‌​​‍‌ ‌‌‌‍‍‌‌‍ ​‌‍‌​‌‍‌‌‌ ​‍​‍‌‌​ ‌‌‌​​‍‌‌ ‌‍‍ ‌‍‌‌‌ ‍‌​‍‌‌​ ​ ‌​‌​​‍‌‌​ ​ ‌​‌​​‍‌‌​ ​‍​ ​‍​ ‌​‌‍​‍‌‍‌‌​ ‍​​ ​‍​ ​‍‌‍‌​​ ‍​‌‍​‌​ ​‍‌‍‌​​ ​ ​‍‌‌​ ​‍​ ​‍​‍‌‌​ ‌‌‌​‌​​‍ ‍‌ ​‍‌‍‍‌‌‍​ ‌‍‍​‌‌‌​‌‍‌‌‌ ‍​‌ ‌​​‍‌‌​ ‌‌‌​​‍‌‌ ‌‍‍ ‌‍‌‌‌ ‍‌​‍‌‌​ ​ ‌​‌​​‍‌‌​ ​ ‌​‌​​‍‌‌​ ​‍​ ​‍​ ‌‍​ ​​​ ‌‌​ ‌‌​ ‍‌‌‍‌‍‌‍‌‍​ ‌​​ ‌‌​ ​​​ ‍​‌‍​ ​‍‌‌​ ​‍​ ​‍​‍‌‌​ ‌‌‌​‌​​‍ ‍‌‍​ ‌‍‍​‌‍‍‌‌‍ ​‌‍‌​‌ ​‍‌‍‌‌‌‍ ‍​‍‌‌​ ‌‌‌​​‍‌‌ ‌‍‍ ‌‍‌‌‌ ‍‌​‍‌‌​ ​ ‌​‌​​‍‌‌​ ​ ‌​‌​​‍‌‌​ ​‍​ ​‍‌‍‌‍‌‍‌‌​ ‌‌​ ​‌​ ‍‌‌‍‌​​ ‌‌‌‍​‌‌‍​‌​ ‌‌‌‍‌‌​ ‌ ​‍‌‌​ ​‍​ ​‍​‍‌‌​ ‌‌‌​‌​​‍ ‍‌ ‌​‌‍‌‌‌ ‍​‌ ‌​​ ‌‍​‍‌‍​‌‌ ​ ‌‍‌‌‌‌‌‌‌ ​‍‌‍ ​​ ‌‌‍‍​‌ ‌​‌ ‌​‌ ​​‌ ​ ​‍‌‌​ ​ ‌​​‌​‍‌‌​ ​‍‌​‌‍​‍‌‌​ ​‍‌​‌‍‌ ‌‌‌‍‍ ‌‍ ‌​‍ ‍‌ ​ ‌‍​‌‌‍ ‍‌‍‍‌‌ ‌​‌ ‍‌​‍ ‍‌ ​ ‌ ‌​‌ ‌‌‌‍‌​‌‍‍‌‌‍ ​‍‌‍‌‍‍‌‌‍‌​​ ‌‌‍​‍‌‍​‌​ ‌‌​ ‍‌​ ‌‍‌‍​‌‌‍​ ​ ‌‍​‍ ‌​ ‌‍​ ‌‌​ ‌​‌‍​ ​‍ ‌​ ‌​​ ​ ​ ‌​​ ‍​​‍ ‌​ ‍‌‌‍‌‌‌‍‌‍​ ‌​​‍ ‌‌‍‌​​ ​ ​ ‍​​ ‌‌‌‍​‍‌‍‌‌‌‍​‌​ ‌‍‌‍​ ‌‍​‌​ ‌‌​ ‌​​‍‌‍‌ ‌​‌ ‍‌‌ ​​‌‍‌‌​ ‌‌ ​​‌‍​‌‌‍‌ ‌‍‌‌​‍‌‍‌ ​​‌‍​‌‌ ‌​‌‍‍​​ ‌‌ ​​‌‍​‌‌‍‌ ‌‍‌‌‌​​‍‌ ‌‌‌‍‍‌‌‍ ​‌‍‌​‌‍‌‌‌ ​‍​‍‌‌​ ‌‌‌​​‍‌‌ ‌‍‍ ‌‍‌‌‌ ‍‌​‍‌‌​ ​ ‌​‌​​‍‌‌​ ​ ‌​‌​​‍‌‌​ ​‍​ ​‍​ ‌​‌‍​‍‌‍‌‌​ ‍​​ ​‍​ ​‍‌‍‌​​ ‍​‌‍​‌​ ​‍‌‍‌​​ ​ ​‍‌‌​ ​‍​ ​‍​‍‌‌​ ‌‌‌​‌​​‍ ‍‌ ​‍‌‍‍‌‌‍​ ‌‍‍​‌‌‌​‌‍‌‌‌ ‍​‌ ‌​​‍‌‌​ ‌‌‌​​‍‌‌ ‌‍‍ ‌‍‌‌‌ ‍‌​‍‌‌​ ​ ‌​‌​​‍‌‌​ ​ ‌​‌​​‍‌‌​ ​‍​ ​‍​ ‌‍​ ​​​ ‌‌​ ‌‌​ ‍‌‌‍‌‍‌‍‌‍​ ‌​​ ‌‌​ ​​​ ‍​‌‍​ ​‍‌‌​ ​‍​ ​‍​‍‌‌​ ‌‌‌​‌​​‍ ‍‌‍​ ‌‍‍​‌‍‍‌‌‍ ​‌‍‌​‌ ​‍‌‍‌‌‌‍ ‍​‍‌‌​ ‌‌‌​​‍‌‌ ‌‍‍ ‌‍‌‌‌ ‍‌​‍‌‌​ ​ ‌​‌​​‍‌‌​ ​ ‌​‌​​‍‌‌​ ​‍​ ​‍‌‍‌‍‌‍‌‌​ ‌‌​ ​‌​ ‍‌‌‍‌​​ ‌‌‌‍​‌‌‍​‌​ ‌‌‌‍‌‌​ ‌ ​‍‌‌​ ​‍​ ​‍​‍‌‌​ ‌‌‌​‌​​‍ ‍‌ ‌​‌‍‌‌‌ ‍​‌ ‌​​‍‌‍‌ ​​‌‍‌‌‌ ​‍‌ ​ ‌ ​​‌‍‌‌‌‍​ ‌ ‌​‌‍‍‌‌ ‌‍‌‍‌‌​ ‌‌ ​​‌ ‌‌‌‍​‍‌‍ ​‌‍‍‌‌ ​ ‌‍‍​‌‍‌‌‌‍‌​​‍​‍‌ ‌
Se også:
• ​​​​‌ ‍ ​‍​‍‌‍ ‌ ​‍‌‍‍‌‌‍‌ ‌‍‍‌‌‍ ‍​‍​‍​ ‍‍​‍​‍‌ ​ ‌‍​‌‌‍ ‍‌‍‍‌‌ ‌​‌ ‍‌​‍ ‍‌‍‍‌‌‍ ​‍​‍​‍ ​​‍​‍‌‍‍​‌ ​‍‌‍‌‌‌‍‌‍​‍​‍​ ‍‍​‍​‍‌‍‍​‌ ‌​‌ ‌​‌ ​​‌ ​ ​ ‍‍​‍ ​‍ ‌ ‌‌‌‍‍ ‌‍ ‌​‍ ‍‌ ​ ‌‍​‌‌‍ ‍‌‍‍‌‌ ‌​‌ ‍‌​‍ ‍‌ ​ ‌ ‌​‌ ‌‌‌‍‌​‌‍‍‌‌‍ ​‍ ‌‍‍‌‌‍ ‍‌ ‌​‌‍‌‌‌‍ ‍‌ ‌​​‍ ‌‍‌‌‌‍‌​‌‍‍‌‌ ‌​​‍ ‌‍ ‌‌‍ ‌‍‌​‌‍‌‌​ ‌‌ ​​‌ ​‍‌‍‌‌‌ ​ ‌‍‌‌‌‍ ‍‌ ‌​‌‍​‌‌ ‌​‌‍‍‌‌‍ ‌‍ ‍​ ‍ ‌‍‍‌‌‍‌​​ ‌‌‍​‍‌‍​‌​ ‌‌​ ‍‌​ ‌‍‌‍​‌‌‍​ ​ ‌‍​‍ ‌​ ‌‍​ ‌‌​ ‌​‌‍​ ​‍ ‌​ ‌​​ ​ ​ ‌​​ ‍​​‍ ‌​ ‍‌‌‍‌‌‌‍‌‍​ ‌​​‍ ‌‌‍‌​​ ​ ​ ‍​​ ‌‌‌‍​‍‌‍‌‌‌‍​‌​ ‌‍‌‍​ ‌‍​‌​ ‌‌​ ‌​​ ‍ ‌ ‌​‌ ‍‌‌ ​​‌‍‌‌​ ‌‌ ​​‌‍​‌‌‍‌ ‌‍‌‌​ ‍ ‌ ​​‌‍​‌‌ ‌​‌‍‍​​ ‌‌ ​​‌‍​‌‌‍‌ ‌‍‌‌‌​​‍‌ ‌‌‌‍‍‌‌‍ ​‌‍‌​‌‍‌‌‌ ​‍​‍‌‌​ ‌‌‌​​‍‌‌ ‌‍‍ ‌‍‌‌‌ ‍‌​‍‌‌​ ​ ‌​‌​​‍‌‌​ ​ ‌​‌​​‍‌‌​ ​‍​ ​‍​ ‌​‌‍​‍‌‍‌‌​ ‍​​ ​‍​ ​‍‌‍‌​​ ‍​‌‍​‌​ ​‍‌‍‌​​ ​ ​‍‌‌​ ​‍​ ​‍​‍‌‌​ ‌‌‌​‌​​‍ ‍‌ ​‍‌‍‍‌‌‍​ ‌‍‍​‌‌‌​‌‍‌‌‌ ‍​‌ ‌​​‍‌‌​ ‌‌‌​​‍‌‌ ‌‍‍ ‌‍‌‌‌ ‍‌​‍‌‌​ ​ ‌​‌​​‍‌‌​ ​ ‌​‌​​‍‌‌​ ​‍​ ​‍​ ‍​​ ‌​‌‍​ ‌‍​‌‌‍​‍‌‍​‌​ ​ ‌‍​ ‌‍‌​​ ​​‌‍‌‍​ ‍​​‍‌‌​ ​‍​ ​‍​‍‌‌​ ‌‌‌​‌​​‍ ‍‌‍​ ‌‍‍​‌‍‍‌‌‍ ​‌‍‌​‌ ​‍‌‍‌‌‌‍ ‍​‍‌‌​ ‌‌‌​​‍‌‌ ‌‍‍ ‌‍‌‌‌ ‍‌​‍‌‌​ ​ ‌​‌​​‍‌‌​ ​ ‌​‌​​‍‌‌​ ​‍​ ​‍​ ​‍‌‍​ ​ ​​‌‍‌​​ ‍​‌‍‌​​ ‍‌‌‍‌‍​ ‌ ‌‍​‍​ ​‍‌‍‌‍​‍‌‌​ ​‍​ ​‍​‍‌‌​ ‌‌‌​‌​​‍ ‍‌ ‌​‌‍‌‌‌ ‍​‌ ‌​​ ‌‍​‍‌‍​‌‌ ​ ‌‍‌‌‌‌‌‌‌ ​‍‌‍ ​​ ‌‌‍‍​‌ ‌​‌ ‌​‌ ​​‌ ​ ​‍‌‌​ ​ ‌​​‌​‍‌‌​ ​‍‌​‌‍​‍‌‌​ ​‍‌​‌‍‌ ‌‌‌‍‍ ‌‍ ‌​‍ ‍‌ ​ ‌‍​‌‌‍ ‍‌‍‍‌‌ ‌​‌ ‍‌​‍ ‍‌ ​ ‌ ‌​‌ ‌‌‌‍‌​‌‍‍‌‌‍ ​‍‌‍‌‍‍‌‌‍‌​​ ‌‌‍​‍‌‍​‌​ ‌‌​ ‍‌​ ‌‍‌‍​‌‌‍​ ​ ‌‍​‍ ‌​ ‌‍​ ‌‌​ ‌​‌‍​ ​‍ ‌​ ‌​​ ​ ​ ‌​​ ‍​​‍ ‌​ ‍‌‌‍‌‌‌‍‌‍​ ‌​​‍ ‌‌‍‌​​ ​ ​ ‍​​ ‌‌‌‍​‍‌‍‌‌‌‍​‌​ ‌‍‌‍​ ‌‍​‌​ ‌‌​ ‌​​‍‌‍‌ ‌​‌ ‍‌‌ ​​‌‍‌‌​ ‌‌ ​​‌‍​‌‌‍‌ ‌‍‌‌​‍‌‍‌ ​​‌‍​‌‌ ‌​‌‍‍​​ ‌‌ ​​‌‍​‌‌‍‌ ‌‍‌‌‌​​‍‌ ‌‌‌‍‍‌‌‍ ​‌‍‌​‌‍‌‌‌ ​‍​‍‌‌​ ‌‌‌​​‍‌‌ ‌‍‍ ‌‍‌‌‌ ‍‌​‍‌‌​ ​ ‌​‌​​‍‌‌​ ​ ‌​‌​​‍‌‌​ ​‍​ ​‍​ ‌​‌‍​‍‌‍‌‌​ ‍​​ ​‍​ ​‍‌‍‌​​ ‍​‌‍​‌​ ​‍‌‍‌​​ ​ ​‍‌‌​ ​‍​ ​‍​‍‌‌​ ‌‌‌​‌​​‍ ‍‌ ​‍‌‍‍‌‌‍​ ‌‍‍​‌‌‌​‌‍‌‌‌ ‍​‌ ‌​​‍‌‌​ ‌‌‌​​‍‌‌ ‌‍‍ ‌‍‌‌‌ ‍‌​‍‌‌​ ​ ‌​‌​​‍‌‌​ ​ ‌​‌​​‍‌‌​ ​‍​ ​‍​ ‍​​ ‌​‌‍​ ‌‍​‌‌‍​‍‌‍​‌​ ​ ‌‍​ ‌‍‌​​ ​​‌‍‌‍​ ‍​​‍‌‌​ ​‍​ ​‍​‍‌‌​ ‌‌‌​‌​​‍ ‍‌‍​ ‌‍‍​‌‍‍‌‌‍ ​‌‍‌​‌ ​‍‌‍‌‌‌‍ ‍​‍‌‌​ ‌‌‌​​‍‌‌ ‌‍‍ ‌‍‌‌‌ ‍‌​‍‌‌​ ​ ‌​‌​​‍‌‌​ ​ ‌​‌​​‍‌‌​ ​‍​ ​‍​ ​‍‌‍​ ​ ​​‌‍‌​​ ‍​‌‍‌​​ ‍‌‌‍‌‍​ ‌ ‌‍​‍​ ​‍‌‍‌‍​‍‌‌​ ​‍​ ​‍​‍‌‌​ ‌‌‌​‌​​‍ ‍‌ ‌​‌‍‌‌‌ ‍​‌ ‌​​‍‌‍‌ ​​‌‍‌‌‌ ​‍‌ ​ ‌ ​​‌‍‌‌‌‍​ ‌ ‌​‌‍‍‌‌ ‌‍‌‍‌‌​ ‌‌ ​​‌ ‌‌‌‍​‍‌‍ ​‌‍‍‌‌ ​ ‌‍‍​‌‍‌‌‌‍‌​​‍​‍‌ ‌ Personvern for foresatte​​​​‌ ‍ ​‍​‍‌‍ ‌ ​‍‌‍‍‌‌‍‌ ‌‍‍‌‌‍ ‍​‍​‍​ ‍‍​‍​‍‌ ​ ‌‍​‌‌‍ ‍‌‍‍‌‌ ‌​‌ ‍‌​‍ ‍‌‍‍‌‌‍ ​‍​‍​‍ ​​‍​‍‌‍‍​‌ ​‍‌‍‌‌‌‍‌‍​‍​‍​ ‍‍​‍​‍‌‍‍​‌ ‌​‌ ‌​‌ ​​‌ ​ ​ ‍‍​‍ ​‍ ‌ ‌‌‌‍‍ ‌‍ ‌​‍ ‍‌ ​ ‌‍​‌‌‍ ‍‌‍‍‌‌ ‌​‌ ‍‌​‍ ‍‌ ​ ‌ ‌​‌ ‌‌‌‍‌​‌‍‍‌‌‍ ​‍ ‌‍‍‌‌‍ ‍‌ ‌​‌‍‌‌‌‍ ‍‌ ‌​​‍ ‌‍‌‌‌‍‌​‌‍‍‌‌ ‌​​‍ ‌‍ ‌‌‍ ‌‍‌​‌‍‌‌​ ‌‌ ​​‌ ​‍‌‍‌‌‌ ​ ‌‍‌‌‌‍ ‍‌ ‌​‌‍​‌‌ ‌​‌‍‍‌‌‍ ‌‍ ‍​ ‍ ‌‍‍‌‌‍‌​​ ‌‌‍​‍‌‍​‌​ ‌‌​ ‍‌​ ‌‍‌‍​‌‌‍​ ​ ‌‍​‍ ‌​ ‌‍​ ‌‌​ ‌​‌‍​ ​‍ ‌​ ‌​​ ​ ​ ‌​​ ‍​​‍ ‌​ ‍‌‌‍‌‌‌‍‌‍​ ‌​​‍ ‌‌‍‌​​ ​ ​ ‍​​ ‌‌‌‍​‍‌‍‌‌‌‍​‌​ ‌‍‌‍​ ‌‍​‌​ ‌‌​ ‌​​ ‍ ‌ ‌​‌ ‍‌‌ ​​‌‍‌‌​ ‌‌ ​​‌‍​‌‌‍‌ ‌‍‌‌​ ‍ ‌ ​​‌‍​‌‌ ‌​‌‍‍​​ ‌‌ ​​‌‍​‌‌‍‌ ‌‍‌‌‌​​‍‌ ‌‌‌‍‍‌‌‍ ​‌‍‌​‌‍‌‌‌ ​‍​‍‌‌​ ‌‌‌​​‍‌‌ ‌‍‍ ‌‍‌‌‌ ‍‌​‍‌‌​ ​ ‌​‌​​‍‌‌​ ​ ‌​‌​​‍‌‌​ ​‍​ ​‍​ ‌​‌‍​‍‌‍‌‌​ ‍​​ ​‍​ ​‍‌‍‌​​ ‍​‌‍​‌​ ​‍‌‍‌​​ ​ ​‍‌‌​ ​‍​ ​‍​‍‌‌​ ‌‌‌​‌​​‍ ‍‌ ​‍‌‍‍‌‌‍​ ‌‍‍​‌‌‌​‌‍‌‌‌ ‍​‌ ‌​​‍‌‌​ ‌‌‌​​‍‌‌ ‌‍‍ ‌‍‌‌‌ ‍‌​‍‌‌​ ​ ‌​‌​​‍‌‌​ ​ ‌​‌​​‍‌‌​ ​‍​ ​‍​ ‍​​ ‌​‌‍​ ‌‍​‌‌‍​‍‌‍​‌​ ​ ‌‍​ ‌‍‌​​ ​​‌‍‌‍​ ‍​​‍‌‌​ ​‍​ ​‍​‍‌‌​ ‌‌‌​‌​​‍ ‍‌‍​ ‌‍‍​‌‍‍‌‌‍ ​‌‍‌​‌ ​‍‌‍‌‌‌‍ ‍​‍‌‌​ ‌‌‌​​‍‌‌ ‌‍‍ ‌‍‌‌‌ ‍‌​‍‌‌​ ​ ‌​‌​​‍‌‌​ ​ ‌​‌​​‍‌‌​ ​‍​ ​‍​ ​​​ ​‍​ ‌‍​ ​ ‌‍‌​‌‍‌‌‌‍​ ​ ​​‌‍​ ​ ​‍​ ‍‌‌‍‌‍​‍‌‌​ ​‍​ ​‍​‍‌‌​ ‌‌‌​‌​​‍ ‍‌ ‌​‌‍‌‌‌ ‍​‌ ‌​​ ‌‍​‍‌‍​‌‌ ​ ‌‍‌‌‌‌‌‌‌ ​‍‌‍ ​​ ‌‌‍‍​‌ ‌​‌ ‌​‌ ​​‌ ​ ​‍‌‌​ ​ ‌​​‌​‍‌‌​ ​‍‌​‌‍​‍‌‌​ ​‍‌​‌‍‌ ‌‌‌‍‍ ‌‍ ‌​‍ ‍‌ ​ ‌‍​‌‌‍ ‍‌‍‍‌‌ ‌​‌ ‍‌​‍ ‍‌ ​ ‌ ‌​‌ ‌‌‌‍‌​‌‍‍‌‌‍ ​‍‌‍‌‍‍‌‌‍‌​​ ‌‌‍​‍‌‍​‌​ ‌‌​ ‍‌​ ‌‍‌‍​‌‌‍​ ​ ‌‍​‍ ‌​ ‌‍​ ‌‌​ ‌​‌‍​ ​‍ ‌​ ‌​​ ​ ​ ‌​​ ‍​​‍ ‌​ ‍‌‌‍‌‌‌‍‌‍​ ‌​​‍ ‌‌‍‌​​ ​ ​ ‍​​ ‌‌‌‍​‍‌‍‌‌‌‍​‌​ ‌‍‌‍​ ‌‍​‌​ ‌‌​ ‌​​‍‌‍‌ ‌​‌ ‍‌‌ ​​‌‍‌‌​ ‌‌ ​​‌‍​‌‌‍‌ ‌‍‌‌​‍‌‍‌ ​​‌‍​‌‌ ‌​‌‍‍​​ ‌‌ ​​‌‍​‌‌‍‌ ‌‍‌‌‌​​‍‌ ‌‌‌‍‍‌‌‍ ​‌‍‌​‌‍‌‌‌ ​‍​‍‌‌​ ‌‌‌​​‍‌‌ ‌‍‍ ‌‍‌‌‌ ‍‌​‍‌‌​ ​ ‌​‌​​‍‌‌​ ​ ‌​‌​​‍‌‌​ ​‍​ ​‍​ ‌​‌‍​‍‌‍‌‌​ ‍​​ ​‍​ ​‍‌‍‌​​ ‍​‌‍​‌​ ​‍‌‍‌​​ ​ ​‍‌‌​ ​‍​ ​‍​‍‌‌​ ‌‌‌​‌​​‍ ‍‌ ​‍‌‍‍‌‌‍​ ‌‍‍​‌‌‌​‌‍‌‌‌ ‍​‌ ‌​​‍‌‌​ ‌‌‌​​‍‌‌ ‌‍‍ ‌‍‌‌‌ ‍‌​‍‌‌​ ​ ‌​‌​​‍‌‌​ ​ ‌​‌​​‍‌‌​ ​‍​ ​‍​ ‍​​ ‌​‌‍​ ‌‍​‌‌‍​‍‌‍​‌​ ​ ‌‍​ ‌‍‌​​ ​​‌‍‌‍​ ‍​​‍‌‌​ ​‍​ ​‍​‍‌‌​ ‌‌‌​‌​​‍ ‍‌‍​ ‌‍‍​‌‍‍‌‌‍ ​‌‍‌​‌ ​‍‌‍‌‌‌‍ ‍​‍‌‌​ ‌‌‌​​‍‌‌ ‌‍‍ ‌‍‌‌‌ ‍‌​‍‌‌​ ​ ‌​‌​​‍‌‌​ ​ ‌​‌​​‍‌‌​ ​‍​ ​‍​ ​​​ ​‍​ ‌‍​ ​ ‌‍‌​‌‍‌‌‌‍​ ​ ​​‌‍​ ​ ​‍​ ‍‌‌‍‌‍​‍‌‌​ ​‍​ ​‍​‍‌‌​ ‌‌‌​‌​​‍ ‍‌ ‌​‌‍‌‌‌ ‍​‌ ‌​​‍‌‍‌ ​​‌‍‌‌‌ ​‍‌ ​ ‌ ​​‌‍‌‌‌‍​ ‌ ‌​‌‍‍‌‌ ‌‍‌‍‌‌​ ‌‌ ​​‌ ‌‌‌‍​‍‌‍ ​‌‍‍‌‌ ​ ‌‍‍​‌‍‌‌‌‍‌​​‍​‍‌ ‌
• ​​​​‌ ‍ ​‍​‍‌‍ ‌ ​‍‌‍‍‌‌‍‌ ‌‍‍‌‌‍ ‍​‍​‍​ ‍‍​‍​‍‌ ​ ‌‍​‌‌‍ ‍‌‍‍‌‌ ‌​‌ ‍‌​‍ ‍‌‍‍‌‌‍ ​‍​‍​‍ ​​‍​‍‌‍‍​‌ ​‍‌‍‌‌‌‍‌‍​‍​‍​ ‍‍​‍​‍‌‍‍​‌ ‌​‌ ‌​‌ ​​‌ ​ ​ ‍‍​‍ ​‍ ‌ ‌‌‌‍‍ ‌‍ ‌​‍ ‍‌ ​ ‌‍​‌‌‍ ‍‌‍‍‌‌ ‌​‌ ‍‌​‍ ‍‌ ​ ‌ ‌​‌ ‌‌‌‍‌​‌‍‍‌‌‍ ​‍ ‌‍‍‌‌‍ ‍‌ ‌​‌‍‌‌‌‍ ‍‌ ‌​​‍ ‌‍‌‌‌‍‌​‌‍‍‌‌ ‌​​‍ ‌‍ ‌‌‍ ‌‍‌​‌‍‌‌​ ‌‌ ​​‌ ​‍‌‍‌‌‌ ​ ‌‍‌‌‌‍ ‍‌ ‌​‌‍​‌‌ ‌​‌‍‍‌‌‍ ‌‍ ‍​ ‍ ‌‍‍‌‌‍‌​​ ‌‌‍​‍‌‍​‌​ ‌‌​ ‍‌​ ‌‍‌‍​‌‌‍​ ​ ‌‍​‍ ‌​ ‌‍​ ‌‌​ ‌​‌‍​ ​‍ ‌​ ‌​​ ​ ​ ‌​​ ‍​​‍ ‌​ ‍‌‌‍‌‌‌‍‌‍​ ‌​​‍ ‌‌‍‌​​ ​ ​ ‍​​ ‌‌‌‍​‍‌‍‌‌‌‍​‌​ ‌‍‌‍​ ‌‍​‌​ ‌‌​ ‌​​ ‍ ‌ ‌​‌ ‍‌‌ ​​‌‍‌‌​ ‌‌ ​​‌‍​‌‌‍‌ ‌‍‌‌​ ‍ ‌ ​​‌‍​‌‌ ‌​‌‍‍​​ ‌‌ ​​‌‍​‌‌‍‌ ‌‍‌‌‌​​‍‌ ‌‌‌‍‍‌‌‍ ​‌‍‌​‌‍‌‌‌ ​‍​‍‌‌​ ‌‌‌​​‍‌‌ ‌‍‍ ‌‍‌‌‌ ‍‌​‍‌‌​ ​ ‌​‌​​‍‌‌​ ​ ‌​‌​​‍‌‌​ ​‍​ ​‍​ ‌​‌‍​‍‌‍‌‌​ ‍​​ ​‍​ ​‍‌‍‌​​ ‍​‌‍​‌​ ​‍‌‍‌​​ ​ ​‍‌‌​ ​‍​ ​‍​‍‌‌​ ‌‌‌​‌​​‍ ‍‌ ​‍‌‍‍‌‌‍​ ‌‍‍​‌‌‌​‌‍‌‌‌ ‍​‌ ‌​​‍‌‌​ ‌‌‌​​‍‌‌ ‌‍‍ ‌‍‌‌‌ ‍‌​‍‌‌​ ​ ‌​‌​​‍‌‌​ ​ ‌​‌​​‍‌‌​ ​‍​ ​‍​ ‍​​ ‌​‌‍​ ‌‍​‌‌‍​‍‌‍​‌​ ​ ‌‍​ ‌‍‌​​ ​​‌‍‌‍​ ‍​​‍‌‌​ ​‍​ ​‍​‍‌‌​ ‌‌‌​‌​​‍ ‍‌‍​ ‌‍‍​‌‍‍‌‌‍ ​‌‍‌​‌ ​‍‌‍‌‌‌‍ ‍​‍‌‌​ ‌‌‌​​‍‌‌ ‌‍‍ ‌‍‌‌‌ ‍‌​‍‌‌​ ​ ‌​‌​​‍‌‌​ ​ ‌​‌​​‍‌‌​ ​‍​ ​‍​ ‌‌​ ‍‌​ ‌ ​ ‌‍‌‍‌‍‌‍‌‍​ ​‌‌‍​‌​ ‍‌‌‍​‌​ ​ ‌‍‌‌​‍‌‌​ ​‍​ ​‍​‍‌‌​ ‌‌‌​‌​​‍ ‍‌ ‌​‌‍‌‌‌ ‍​‌ ‌​​ ‌‍​‍‌‍​‌‌ ​ ‌‍‌‌‌‌‌‌‌ ​‍‌‍ ​​ ‌‌‍‍​‌ ‌​‌ ‌​‌ ​​‌ ​ ​‍‌‌​ ​ ‌​​‌​‍‌‌​ ​‍‌​‌‍​‍‌‌​ ​‍‌​‌‍‌ ‌‌‌‍‍ ‌‍ ‌​‍ ‍‌ ​ ‌‍​‌‌‍ ‍‌‍‍‌‌ ‌​‌ ‍‌​‍ ‍‌ ​ ‌ ‌​‌ ‌‌‌‍‌​‌‍‍‌‌‍ ​‍‌‍‌‍‍‌‌‍‌​​ ‌‌‍​‍‌‍​‌​ ‌‌​ ‍‌​ ‌‍‌‍​‌‌‍​ ​ ‌‍​‍ ‌​ ‌‍​ ‌‌​ ‌​‌‍​ ​‍ ‌​ ‌​​ ​ ​ ‌​​ ‍​​‍ ‌​ ‍‌‌‍‌‌‌‍‌‍​ ‌​​‍ ‌‌‍‌​​ ​ ​ ‍​​ ‌‌‌‍​‍‌‍‌‌‌‍​‌​ ‌‍‌‍​ ‌‍​‌​ ‌‌​ ‌​​‍‌‍‌ ‌​‌ ‍‌‌ ​​‌‍‌‌​ ‌‌ ​​‌‍​‌‌‍‌ ‌‍‌‌​‍‌‍‌ ​​‌‍​‌‌ ‌​‌‍‍​​ ‌‌ ​​‌‍​‌‌‍‌ ‌‍‌‌‌​​‍‌ ‌‌‌‍‍‌‌‍ ​‌‍‌​‌‍‌‌‌ ​‍​‍‌‌​ ‌‌‌​​‍‌‌ ‌‍‍ ‌‍‌‌‌ ‍‌​‍‌‌​ ​ ‌​‌​​‍‌‌​ ​ ‌​‌​​‍‌‌​ ​‍​ ​‍​ ‌​‌‍​‍‌‍‌‌​ ‍​​ ​‍​ ​‍‌‍‌​​ ‍​‌‍​‌​ ​‍‌‍‌​​ ​ ​‍‌‌​ ​‍​ ​‍​‍‌‌​ ‌‌‌​‌​​‍ ‍‌ ​‍‌‍‍‌‌‍​ ‌‍‍​‌‌‌​‌‍‌‌‌ ‍​‌ ‌​​‍‌‌​ ‌‌‌​​‍‌‌ ‌‍‍ ‌‍‌‌‌ ‍‌​‍‌‌​ ​ ‌​‌​​‍‌‌​ ​ ‌​‌​​‍‌‌​ ​‍​ ​‍​ ‍​​ ‌​‌‍​ ‌‍​‌‌‍​‍‌‍​‌​ ​ ‌‍​ ‌‍‌​​ ​​‌‍‌‍​ ‍​​‍‌‌​ ​‍​ ​‍​‍‌‌​ ‌‌‌​‌​​‍ ‍‌‍​ ‌‍‍​‌‍‍‌‌‍ ​‌‍‌​‌ ​‍‌‍‌‌‌‍ ‍​‍‌‌​ ‌‌‌​​‍‌‌ ‌‍‍ ‌‍‌‌‌ ‍‌​‍‌‌​ ​ ‌​‌​​‍‌‌​ ​ ‌​‌​​‍‌‌​ ​‍​ ​‍​ ‌‌​ ‍‌​ ‌ ​ ‌‍‌‍‌‍‌‍‌‍​ ​‌‌‍​‌​ ‍‌‌‍​‌​ ​ ‌‍‌‌​‍‌‌​ ​‍​ ​‍​‍‌‌​ ‌‌‌​‌​​‍ ‍‌ ‌​‌‍‌‌‌ ‍​‌ ‌​​‍‌‍‌ ​​‌‍‌‌‌ ​‍‌ ​ ‌ ​​‌‍‌‌‌‍​ ‌ ‌​‌‍‍‌‌ ‌‍‌‍‌‌​ ‌‌ ​​‌ ‌‌‌‍​‍‌‍ ​‌‍‍‌‌ ​ ‌‍‍​‌‍‌‌‌‍‌​​‍​‍‌ ‌ Teknisk og juridisk informasjon​​​​‌ ‍ ​‍​‍‌‍ ‌ ​‍‌‍‍‌‌‍‌ ‌‍‍‌‌‍ ‍​‍​‍​ ‍‍​‍​‍‌ ​ ‌‍​‌‌‍ ‍‌‍‍‌‌ ‌​‌ ‍‌​‍ ‍‌‍‍‌‌‍ ​‍​‍​‍ ​​‍​‍‌‍‍​‌ ​‍‌‍‌‌‌‍‌‍​‍​‍​ ‍‍​‍​‍‌‍‍​‌ ‌​‌ ‌​‌ ​​‌ ​ ​ ‍‍​‍ ​‍ ‌ ‌‌‌‍‍ ‌‍ ‌​‍ ‍‌ ​ ‌‍​‌‌‍ ‍‌‍‍‌‌ ‌​‌ ‍‌​‍ ‍‌ ​ ‌ ‌​‌ ‌‌‌‍‌​‌‍‍‌‌‍ ​‍ ‌‍‍‌‌‍ ‍‌ ‌​‌‍‌‌‌‍ ‍‌ ‌​​‍ ‌‍‌‌‌‍‌​‌‍‍‌‌ ‌​​‍ ‌‍ ‌‌‍ ‌‍‌​‌‍‌‌​ ‌‌ ​​‌ ​‍‌‍‌‌‌ ​ ‌‍‌‌‌‍ ‍‌ ‌​‌‍​‌‌ ‌​‌‍‍‌‌‍ ‌‍ ‍​ ‍ ‌‍‍‌‌‍‌​​ ‌‌‍​‍‌‍​‌​ ‌‌​ ‍‌​ ‌‍‌‍​‌‌‍​ ​ ‌‍​‍ ‌​ ‌‍​ ‌‌​ ‌​‌‍​ ​‍ ‌​ ‌​​ ​ ​ ‌​​ ‍​​‍ ‌​ ‍‌‌‍‌‌‌‍‌‍​ ‌​​‍ ‌‌‍‌​​ ​ ​ ‍​​ ‌‌‌‍​‍‌‍‌‌‌‍​‌​ ‌‍‌‍​ ‌‍​‌​ ‌‌​ ‌​​ ‍ ‌ ‌​‌ ‍‌‌ ​​‌‍‌‌​ ‌‌ ​​‌‍​‌‌‍‌ ‌‍‌‌​ ‍ ‌ ​​‌‍​‌‌ ‌​‌‍‍​​ ‌‌ ​​‌‍​‌‌‍‌ ‌‍‌‌‌​​‍‌ ‌‌‌‍‍‌‌‍ ​‌‍‌​‌‍‌‌‌ ​‍​‍‌‌​ ‌‌‌​​‍‌‌ ‌‍‍ ‌‍‌‌‌ ‍‌​‍‌‌​ ​ ‌​‌​​‍‌‌​ ​ ‌​‌​​‍‌‌​ ​‍​ ​‍​ ‌​‌‍​‍‌‍‌‌​ ‍​​ ​‍​ ​‍‌‍‌​​ ‍​‌‍​‌​ ​‍‌‍‌​​ ​ ​‍‌‌​ ​‍​ ​‍​‍‌‌​ ‌‌‌​‌​​‍ ‍‌ ​‍‌‍‍‌‌‍​ ‌‍‍​‌‌‌​‌‍‌‌‌ ‍​‌ ‌​​‍‌‌​ ‌‌‌​​‍‌‌ ‌‍‍ ‌‍‌‌‌ ‍‌​‍‌‌​ ​ ‌​‌​​‍‌‌​ ​ ‌​‌​​‍‌‌​ ​‍​ ​‍​ ‍​​ ‌​‌‍​ ‌‍​‌‌‍​‍‌‍​‌​ ​ ‌‍​ ‌‍‌​​ ​​‌‍‌‍​ ‍​​‍‌‌​ ​‍​ ​‍​‍‌‌​ ‌‌‌​‌​​‍ ‍‌‍​ ‌‍‍​‌‍‍‌‌‍ ​‌‍‌​‌ ​‍‌‍‌‌‌‍ ‍​‍‌‌​ ‌‌‌​​‍‌‌ ‌‍‍ ‌‍‌‌‌ ‍‌​‍‌‌​ ​ ‌​‌​​‍‌‌​ ​ ‌​‌​​‍‌‌​ ​‍​ ​‍‌‍‌‍​ ‌ ​ ​‍​ ‌‍‌‍‌‌‌‍‌​‌‍​‌​ ​ ​ ‌​‌‍​‍​ ‌‌‌‍​‌​‍‌‌​ ​‍​ ​‍​‍‌‌​ ‌‌‌​‌​​‍ ‍‌ ‌​‌‍‌‌‌ ‍​‌ ‌​​ ‌‍​‍‌‍​‌‌ ​ ‌‍‌‌‌‌‌‌‌ ​‍‌‍ ​​ ‌‌‍‍​‌ ‌​‌ ‌​‌ ​​‌ ​ ​‍‌‌​ ​ ‌​​‌​‍‌‌​ ​‍‌​‌‍​‍‌‌​ ​‍‌​‌‍‌ ‌‌‌‍‍ ‌‍ ‌​‍ ‍‌ ​ ‌‍​‌‌‍ ‍‌‍‍‌‌ ‌​‌ ‍‌​‍ ‍‌ ​ ‌ ‌​‌ ‌‌‌‍‌​‌‍‍‌‌‍ ​‍‌‍‌‍‍‌‌‍‌​​ ‌‌‍​‍‌‍​‌​ ‌‌​ ‍‌​ ‌‍‌‍​‌‌‍​ ​ ‌‍​‍ ‌​ ‌‍​ ‌‌​ ‌​‌‍​ ​‍ ‌​ ‌​​ ​ ​ ‌​​ ‍​​‍ ‌​ ‍‌‌‍‌‌‌‍‌‍​ ‌​​‍ ‌‌‍‌​​ ​ ​ ‍​​ ‌‌‌‍​‍‌‍‌‌‌‍​‌​ ‌‍‌‍​ ‌‍​‌​ ‌‌​ ‌​​‍‌‍‌ ‌​‌ ‍‌‌ ​​‌‍‌‌​ ‌‌ ​​‌‍​‌‌‍‌ ‌‍‌‌​‍‌‍‌ ​​‌‍​‌‌ ‌​‌‍‍​​ ‌‌ ​​‌‍​‌‌‍‌ ‌‍‌‌‌​​‍‌ ‌‌‌‍‍‌‌‍ ​‌‍‌​‌‍‌‌‌ ​‍​‍‌‌​ ‌‌‌​​‍‌‌ ‌‍‍ ‌‍‌‌‌ ‍‌​‍‌‌​ ​ ‌​‌​​‍‌‌​ ​ ‌​‌​​‍‌‌​ ​‍​ ​‍​ ‌​‌‍​‍‌‍‌‌​ ‍​​ ​‍​ ​‍‌‍‌​​ ‍​‌‍​‌​ ​‍‌‍‌​​ ​ ​‍‌‌​ ​‍​ ​‍​‍‌‌​ ‌‌‌​‌​​‍ ‍‌ ​‍‌‍‍‌‌‍​ ‌‍‍​‌‌‌​‌‍‌‌‌ ‍​‌ ‌​​‍‌‌​ ‌‌‌​​‍‌‌ ‌‍‍ ‌‍‌‌‌ ‍‌​‍‌‌​ ​ ‌​‌​​‍‌‌​ ​ ‌​‌​​‍‌‌​ ​‍​ ​‍​ ‍​​ ‌​‌‍​ ‌‍​‌‌‍​‍‌‍​‌​ ​ ‌‍​ ‌‍‌​​ ​​‌‍‌‍​ ‍​​‍‌‌​ ​‍​ ​‍​‍‌‌​ ‌‌‌​‌​​‍ ‍‌‍​ ‌‍‍​‌‍‍‌‌‍ ​‌‍‌​‌ ​‍‌‍‌‌‌‍ ‍​‍‌‌​ ‌‌‌​​‍‌‌ ‌‍‍ ‌‍‌‌‌ ‍‌​‍‌‌​ ​ ‌​‌​​‍‌‌​ ​ ‌​‌​​‍‌‌​ ​‍​ ​‍‌‍‌‍​ ‌ ​ ​‍​ ‌‍‌‍‌‌‌‍‌​‌‍​‌​ ​ ​ ‌​‌‍​‍​ ‌‌‌‍​‌​‍‌‌​ ​‍​ ​‍​‍‌‌​ ‌‌‌​‌​​‍ ‍‌ ‌​‌‍‌‌‌ ‍​‌ ‌​​‍‌‍‌ ​​‌‍‌‌‌ ​‍‌ ​ ‌ ​​‌‍‌‌‌‍​ ‌ ‌​‌‍‍‌‌ ‌‍‌‍‌‌​ ‌‌ ​​‌ ‌‌‌‍​‍‌‍ ​‌‍‍‌‌ ​ ‌‍‍​‌‍‌‌‌‍‌​​‍​‍‌ ‌
Min side
Hva er UKM?
Hva skjer?
Videoarkiv
Kontakt
UKM-festivalen